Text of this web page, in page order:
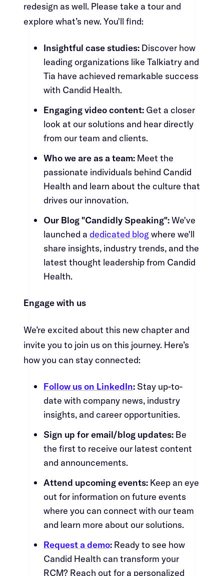
redesign as well. Please take a tour and
explore what’s new. You'll find:​​​​‌ ‍ ​‍​‍‌‍ ‌ ​‍‌‍‍‌‌‍‌ ‌‍‍‌‌‍ ‍​‍​‍​ ‍‍​‍​‍‌ ​ ‌‍​‌‌‍ ‍‌‍‍‌‌ ‌​‌ ‍‌​‍ ‍‌‍‍‌‌‍ ​‍​‍​‍ ​​‍​‍‌‍‍​‌ ​‍‌‍‌‌‌‍‌‍​‍​‍​ ‍‍​‍​‍‌‍‍​‌ ‌​‌ ‌​‌ ​​​ ‍‍​‍ ​‍ ‌‍ ​‌‍ ‌‍​ ‌‍​‌‌‍ ​‌‍‍​‌‍ ‌ ​ ‌ ‌​​ ‍‍​ ​ ​ ​ ​ ​ ​ ​ ​‍ ‌‍‍‌‌‍ ‍‌ ‌​‌‍‌‌‌‍ ‍‌ ‌​​‍ ‌‍‌‌‌‍‌​‌‍‍‌‌ ‌​​‍ ‌‍ ‌‌‍ ‌‍‌​‌‍‌‌​ ‌‌ ​​‌ ​‍‌‍‌‌‌ ​ ‌‍‌‌‌‍ ‍‌ ‌​‌‍​‌‌ ‌​‌‍‍‌‌‍ ‌‍ ‍​ ‍ ‌‍‍‌‌‍‌​​ ‌​ ‌‍‌‍‌‍​ ‍​​ ​​​ ​‌‌‍‌‍​ ​‌‌‍​ ​‍ ‌‌‍​ ​ ‌‌‌‍​‌​ ​ ​‍ ‌​ ‌​​ ​​​ ‌‍​ ​​​‍ ‌​ ‍‌​ ‌‌‌‍​‌​ ​​​‍ ‌​ ‌‍​ ‌​​ ‌​​ ‌‌‌‍​‍​ ​‍​ ‌ ‌‍​‌​ ​‌​ ​‍​ ​‍‌‍​‌​ ‍ ‌ ‌​‌ ‍‌‌ ​​‌‍‌‌​ ‌‌‍​‍‌‍ ​‌‍ ‌‍‌ ‌‌​​‌‍ ‌ ​ ‌ ‌​​ ‍ ‌ ​​‌‍​‌‌ ‌​‌‍‍​​ ‌‌‍​ ‌‍ ‌‍ ‍‌ ‌​‌‍‌‌‌‍ ‍‌ ‌​​‍‌‌​ ‌‌‌​​‍‌‌ ‌‍‍ ‌‍‌‌‌ ‍‌​‍‌‌​ ​ ‌​‌​​‍‌‌​ ​ ‌​‌​​‍‌‌​ ​‍​ ​‍‌‍‌‌‌‍‌‍‌‍​‍‌‍‌​​ ‍‌​ ‌‍‌‍‌​​ ‍‌​ ​‍​ ​​‌‍​ ‌‍​‍​‍‌‌​ ​‍​ ​‍​‍‌‌​ ‌‌‌​‌​​‍ ‍‌‍​ ‌‍‍​‌‍‍‌‌‍ ​‌‍‌​‌ ​‍‌‍‌‌‌‍ ‍​‍‌‌​ ‌‌‌​​‍‌‌ ‌‍‍ ‌‍‌‌‌ ‍‌​‍‌‌​ ​ ‌​‌​​‍‌‌​ ​ ‌​‌​​‍‌‌​ ​‍​ ​‍‌‍‌​​ ‍​‌‍‌‍‌‍​‌‌‍‌‌​ ‌ ‌‍​‌‌‍‌‌‌‍‌​‌‍​‍‌‍‌‍​ ​ ​‍‌‌​ ​‍​ ​‍​‍‌‌​ ‌‌‌​‌​​‍ ‍‌ ‌​‌‍‌‌‌ ‍​‌ ‌​​ ‌‍​‍‌‍​‌‌ ​ ‌‍‌‌‌‌‌‌‌ ​‍‌‍ ​​ ‌‌‍‍​‌ ‌​‌ ‌​‌ ​​​‍‌‌​ ​ ‌​​‌​‍‌‌​ ​‍‌​‌‍​‍‌‌​ ​‍‌​‌‍‌‍ ​‌‍ ‌‍​ ‌‍​‌‌‍ ​‌‍‍​‌‍ ‌ ​ ‌ ‌​​‍‌‌​ ​ ‌​​‌​ ​ ​ ​ ​ ​ ​ ​ ​‍‌‍‌‍‍‌‌‍‌​​ ‌​ ‌‍‌‍‌‍​ ‍​​ ​​​ ​‌‌‍‌‍​ ​‌‌‍​ ​‍ ‌‌‍​ ​ ‌‌‌‍​‌​ ​ ​‍ ‌​ ‌​​ ​​​ ‌‍​ ​​​‍ ‌​ ‍‌​ ‌‌‌‍​‌​ ​​​‍ ‌​ ‌‍​ ‌​​ ‌​​ ‌‌‌‍​‍​ ​‍​ ‌ ‌‍​‌​ ​‌​ ​‍​ ​‍‌‍​‌​‍‌‍‌ ‌​‌ ‍‌‌ ​​‌‍‌‌​ ‌‌‍​‍‌‍ ​‌‍ ‌‍‌ ‌‌​​‌‍ ‌ ​ ‌ ‌​​‍‌‍‌ ​​‌‍​‌‌ ‌​‌‍‍​​ ‌‌‍​ ‌‍ ‌‍ ‍‌ ‌​‌‍‌‌‌‍ ‍‌ ‌​​‍‌‌​ ‌‌‌​​‍‌‌ ‌‍‍ ‌‍‌‌‌ ‍‌​‍‌‌​ ​ ‌​‌​​‍‌‌​ ​ ‌​‌​​‍‌‌​ ​‍​ ​‍‌‍‌‌‌‍‌‍‌‍​‍‌‍‌​​ ‍‌​ ‌‍‌‍‌​​ ‍‌​ ​‍​ ​​‌‍​ ‌‍​‍​‍‌‌​ ​‍​ ​‍​‍‌‌​ ‌‌‌​‌​​‍ ‍‌‍​ ‌‍‍​‌‍‍‌‌‍ ​‌‍‌​‌ ​‍‌‍‌‌‌‍ ‍​‍‌‌​ ‌‌‌​​‍‌‌ ‌‍‍ ‌‍‌‌‌ ‍‌​‍‌‌​ ​ ‌​‌​​‍‌‌​ ​ ‌​‌​​‍‌‌​ ​‍​ ​‍‌‍‌​​ ‍​‌‍‌‍‌‍​‌‌‍‌‌​ ‌ ‌‍​‌‌‍‌‌‌‍‌​‌‍​‍‌‍‌‍​ ​ ​‍‌‌​ ​‍​ ​‍​‍‌‌​ ‌‌‌​‌​​‍ ‍‌ ‌​‌‍‌‌‌ ‍​‌ ‌​​‍‌‍‌ ​​‌‍‌‌‌ ​‍‌ ​ ‌ ​​‌‍‌‌‌‍​ ‌ ‌​‌‍‍‌‌ ‌‍‌‍‌‌​ ‌‌ ​​‌ ‌‌‌‍​‍‌‍ ​‌‍‍‌‌ ​ ‌‍‍​‌‍‌‌‌‍‌​​‍​‍‌ ‌
Insightful case studies:​​​​‌ ‍ ​‍​‍‌‍ ‌ ​‍‌‍‍‌‌‍‌ ‌‍‍‌‌‍ ‍​‍​‍​ ‍‍​‍​‍‌ ​ ‌‍​‌‌‍ ‍‌‍‍‌‌ ‌​‌ ‍‌​‍ ‍‌‍‍‌‌‍ ​‍​‍​‍ ​​‍​‍‌‍‍​‌ ​‍‌‍‌‌‌‍‌‍​‍​‍​ ‍‍​‍​‍‌‍‍​‌ ‌​‌ ‌​‌ ​​​ ‍‍​‍ ​‍ ‌‍ ​‌‍ ‌‍​ ‌‍​‌‌‍ ​‌‍‍​‌‍ ‌ ​ ‌ ‌​​ ‍‍​ ​ ​ ​ ​ ​ ​ ​ ​‍ ‌‍‍‌‌‍ ‍‌ ‌​‌‍‌‌‌‍ ‍‌ ‌​​‍ ‌‍‌‌‌‍‌​‌‍‍‌‌ ‌​​‍ ‌‍ ‌‌‍ ‌‍‌​‌‍‌‌​ ‌‌ ​​‌ ​‍‌‍‌‌‌ ​ ‌‍‌‌‌‍ ‍‌ ‌​‌‍​‌‌ ‌​‌‍‍‌‌‍ ‌‍ ‍​ ‍ ‌‍‍‌‌‍‌​​ ‌​ ‌‍‌‍‌‍​ ‍​​ ​​​ ​‌‌‍‌‍​ ​‌‌‍​ ​‍ ‌‌‍​ ​ ‌‌‌‍​‌​ ​ ​‍ ‌​ ‌​​ ​​​ ‌‍​ ​​​‍ ‌​ ‍‌​ ‌‌‌‍​‌​ ​​​‍ ‌​ ‌‍​ ‌​​ ‌​​ ‌‌‌‍​‍​ ​‍​ ‌ ‌‍​‌​ ​‌​ ​‍​ ​‍‌‍​‌​ ‍ ‌ ‌​‌ ‍‌‌ ​​‌‍‌‌​ ‌‌‍​‍‌‍ ​‌‍ ‌‍‌ ‌‌​​‌‍ ‌ ​ ‌ ‌​​ ‍ ‌ ​​‌‍​‌‌ ‌​‌‍‍​​ ‌‌‍​ ‌‍ ‌‍ ‍‌ ‌​‌‍‌‌‌‍ ‍‌ ‌​​‍‌‌​ ‌‌‌​​‍‌‌ ‌‍‍ ‌‍‌‌‌ ‍‌​‍‌‌​ ​ ‌​‌​​‍‌‌​ ​ ‌​‌​​‍‌‌​ ​‍​ ​‍​ ​​‌‍​‍​ ​‍​ ‌‌​ ​‌‌‍‌​​ ​‍​ ‌​‌‍​ ​ ​‍‌‍​‍‌‍‌‌​‍‌‌​ ​‍​ ​‍​‍‌‌​ ‌‌‌​‌​​‍ ‍‌‍​ ‌‍‍​‌‍‍‌‌‍ ​‌‍‌​‌ ​‍‌‍‌‌‌‍ ‍​‍‌‌​ ‌‌‌​​‍‌‌ ‌‍‍ ‌‍‌‌‌ ‍‌​‍‌‌​ ​ ‌​‌​​‍‌‌​ ​ ‌​‌​​‍‌‌​ ​‍​ ​‍​ ​​‌‍​ ​ ​​​ ‍‌​ ​​​ ‌‌​ ​‌​ ‌‌​ ​‍​ ‌​‌‍‌​​ ‍‌​‍‌‌​ ​‍​ ​‍​‍‌‌​ ‌‌‌​‌​​‍ ‍‌ ‌​‌‍‌‌‌ ‍​‌ ‌​​ ‌‍​‍‌‍​‌‌ ​ ‌‍‌‌‌‌‌‌‌ ​‍‌‍ ​​ ‌‌‍‍​‌ ‌​‌ ‌​‌ ​​​‍‌‌​ ​ ‌​​‌​‍‌‌​ ​‍‌​‌‍​‍‌‌​ ​‍‌​‌‍‌‍ ​‌‍ ‌‍​ ‌‍​‌‌‍ ​‌‍‍​‌‍ ‌ ​ ‌ ‌​​‍‌‌​ ​ ‌​​‌​ ​ ​ ​ ​ ​ ​ ​ ​‍‌‍‌‍‍‌‌‍‌​​ ‌​ ‌‍‌‍‌‍​ ‍​​ ​​​ ​‌‌‍‌‍​ ​‌‌‍​ ​‍ ‌‌‍​ ​ ‌‌‌‍​‌​ ​ ​‍ ‌​ ‌​​ ​​​ ‌‍​ ​​​‍ ‌​ ‍‌​ ‌‌‌‍​‌​ ​​​‍ ‌​ ‌‍​ ‌​​ ‌​​ ‌‌‌‍​‍​ ​‍​ ‌ ‌‍​‌​ ​‌​ ​‍​ ​‍‌‍​‌​‍‌‍‌ ‌​‌ ‍‌‌ ​​‌‍‌‌​ ‌‌‍​‍‌‍ ​‌‍ ‌‍‌ ‌‌​​‌‍ ‌ ​ ‌ ‌​​‍‌‍‌ ​​‌‍​‌‌ ‌​‌‍‍​​ ‌‌‍​ ‌‍ ‌‍ ‍‌ ‌​‌‍‌‌‌‍ ‍‌ ‌​​‍‌‌​ ‌‌‌​​‍‌‌ ‌‍‍ ‌‍‌‌‌ ‍‌​‍‌‌​ ​ ‌​‌​​‍‌‌​ ​ ‌​‌​​‍‌‌​ ​‍​ ​‍​ ​​‌‍​‍​ ​‍​ ‌‌​ ​‌‌‍‌​​ ​‍​ ‌​‌‍​ ​ ​‍‌‍​‍‌‍‌‌​‍‌‌​ ​‍​ ​‍​‍‌‌​ ‌‌‌​‌​​‍ ‍‌‍​ ‌‍‍​‌‍‍‌‌‍ ​‌‍‌​‌ ​‍‌‍‌‌‌‍ ‍​‍‌‌​ ‌‌‌​​‍‌‌ ‌‍‍ ‌‍‌‌‌ ‍‌​‍‌‌​ ​ ‌​‌​​‍‌‌​ ​ ‌​‌​​‍‌‌​ ​‍​ ​‍​ ​​‌‍​ ​ ​​​ ‍‌​ ​​​ ‌‌​ ​‌​ ‌‌​ ​‍​ ‌​‌‍‌​​ ‍‌​‍‌‌​ ​‍​ ​‍​‍‌‌​ ‌‌‌​‌​​‍ ‍‌ ‌​‌‍‌‌‌ ‍​‌ ‌​​‍‌‍‌ ​​‌‍‌‌‌ ​‍‌ ​ ‌ ​​‌‍‌‌‌‍​ ‌ ‌​‌‍‍‌‌ ‌‍‌‍‌‌​ ‌‌ ​​‌ ‌‌‌‍​‍‌‍ ​‌‍‍‌‌ ​ ‌‍‍​‌‍‌‌‌‍‌​​‍​‍‌ ‌Discover how
leading organizations like Talkiatry and
Tia have achieved remarkable success
with Candid Health.​​​​‌ ‍ ​‍​‍‌‍ ‌ ​‍‌‍‍‌‌‍‌ ‌‍‍‌‌‍ ‍​‍​‍​ ‍‍​‍​‍‌ ​ ‌‍​‌‌‍ ‍‌‍‍‌‌ ‌​‌ ‍‌​‍ ‍‌‍‍‌‌‍ ​‍​‍​‍ ​​‍​‍‌‍‍​‌ ​‍‌‍‌‌‌‍‌‍​‍​‍​ ‍‍​‍​‍‌‍‍​‌ ‌​‌ ‌​‌ ​​​ ‍‍​‍ ​‍ ‌‍ ​‌‍ ‌‍​ ‌‍​‌‌‍ ​‌‍‍​‌‍ ‌ ​ ‌ ‌​​ ‍‍​ ​ ​ ​ ​ ​ ​ ​ ​‍ ‌‍‍‌‌‍ ‍‌ ‌​‌‍‌‌‌‍ ‍‌ ‌​​‍ ‌‍‌‌‌‍‌​‌‍‍‌‌ ‌​​‍ ‌‍ ‌‌‍ ‌‍‌​‌‍‌‌​ ‌‌ ​​‌ ​‍‌‍‌‌‌ ​ ‌‍‌‌‌‍ ‍‌ ‌​‌‍​‌‌ ‌​‌‍‍‌‌‍ ‌‍ ‍​ ‍ ‌‍‍‌‌‍‌​​ ‌​ ‌‍‌‍‌‍​ ‍​​ ​​​ ​‌‌‍‌‍​ ​‌‌‍​ ​‍ ‌‌‍​ ​ ‌‌‌‍​‌​ ​ ​‍ ‌​ ‌​​ ​​​ ‌‍​ ​​​‍ ‌​ ‍‌​ ‌‌‌‍​‌​ ​​​‍ ‌​ ‌‍​ ‌​​ ‌​​ ‌‌‌‍​‍​ ​‍​ ‌ ‌‍​‌​ ​‌​ ​‍​ ​‍‌‍​‌​ ‍ ‌ ‌​‌ ‍‌‌ ​​‌‍‌‌​ ‌‌‍​‍‌‍ ​‌‍ ‌‍‌ ‌‌​​‌‍ ‌ ​ ‌ ‌​​ ‍ ‌ ​​‌‍​‌‌ ‌​‌‍‍​​ ‌‌‍​ ‌‍ ‌‍ ‍‌ ‌​‌‍‌‌‌‍ ‍‌ ‌​​‍‌‌​ ‌‌‌​​‍‌‌ ‌‍‍ ‌‍‌‌‌ ‍‌​‍‌‌​ ​ ‌​‌​​‍‌‌​ ​ ‌​‌​​‍‌‌​ ​‍​ ​‍​ ​​‌‍​‍​ ​‍​ ‌‌​ ​‌‌‍‌​​ ​‍​ ‌​‌‍​ ​ ​‍‌‍​‍‌‍‌‌​‍‌‌​ ​‍​ ​‍​‍‌‌​ ‌‌‌​‌​​‍ ‍‌‍​ ‌‍‍​‌‍‍‌‌‍ ​‌‍‌​‌ ​‍‌‍‌‌‌‍ ‍​‍‌‌​ ‌‌‌​​‍‌‌ ‌‍‍ ‌‍‌‌‌ ‍‌​‍‌‌​ ​ ‌​‌​​‍‌‌​ ​ ‌​‌​​‍‌‌​ ​‍​ ​‍‌‍​‌‌‍‌‌​ ‍‌​ ‍‌​ ‌​‌‍‌‌​ ​‍‌‍​‌‌‍‌‍​ ‍‌​ ‌‌​ ‌‍​‍‌‌​ ​‍​ ​‍​‍‌‌​ ‌‌‌​‌​​‍ ‍‌ ‌​‌‍‌‌‌ ‍​‌ ‌​​ ‌‍​‍‌‍​‌‌ ​ ‌‍‌‌‌‌‌‌‌ ​‍‌‍ ​​ ‌‌‍‍​‌ ‌​‌ ‌​‌ ​​​‍‌‌​ ​ ‌​​‌​‍‌‌​ ​‍‌​‌‍​‍‌‌​ ​‍‌​‌‍‌‍ ​‌‍ ‌‍​ ‌‍​‌‌‍ ​‌‍‍​‌‍ ‌ ​ ‌ ‌​​‍‌‌​ ​ ‌​​‌​ ​ ​ ​ ​ ​ ​ ​ ​‍‌‍‌‍‍‌‌‍‌​​ ‌​ ‌‍‌‍‌‍​ ‍​​ ​​​ ​‌‌‍‌‍​ ​‌‌‍​ ​‍ ‌‌‍​ ​ ‌‌‌‍​‌​ ​ ​‍ ‌​ ‌​​ ​​​ ‌‍​ ​​​‍ ‌​ ‍‌​ ‌‌‌‍​‌​ ​​​‍ ‌​ ‌‍​ ‌​​ ‌​​ ‌‌‌‍​‍​ ​‍​ ‌ ‌‍​‌​ ​‌​ ​‍​ ​‍‌‍​‌​‍‌‍‌ ‌​‌ ‍‌‌ ​​‌‍‌‌​ ‌‌‍​‍‌‍ ​‌‍ ‌‍‌ ‌‌​​‌‍ ‌ ​ ‌ ‌​​‍‌‍‌ ​​‌‍​‌‌ ‌​‌‍‍​​ ‌‌‍​ ‌‍ ‌‍ ‍‌ ‌​‌‍‌‌‌‍ ‍‌ ‌​​‍‌‌​ ‌‌‌​​‍‌‌ ‌‍‍ ‌‍‌‌‌ ‍‌​‍‌‌​ ​ ‌​‌​​‍‌‌​ ​ ‌​‌​​‍‌‌​ ​‍​ ​‍​ ​​‌‍​‍​ ​‍​ ‌‌​ ​‌‌‍‌​​ ​‍​ ‌​‌‍​ ​ ​‍‌‍​‍‌‍‌‌​‍‌‌​ ​‍​ ​‍​‍‌‌​ ‌‌‌​‌​​‍ ‍‌‍​ ‌‍‍​‌‍‍‌‌‍ ​‌‍‌​‌ ​‍‌‍‌‌‌‍ ‍​‍‌‌​ ‌‌‌​​‍‌‌ ‌‍‍ ‌‍‌‌‌ ‍‌​‍‌‌​ ​ ‌​‌​​‍‌‌​ ​ ‌​‌​​‍‌‌​ ​‍​ ​‍‌‍​‌‌‍‌‌​ ‍‌​ ‍‌​ ‌​‌‍‌‌​ ​‍‌‍​‌‌‍‌‍​ ‍‌​ ‌‌​ ‌‍​‍‌‌​ ​‍​ ​‍​‍‌‌​ ‌‌‌​‌​​‍ ‍‌ ‌​‌‍‌‌‌ ‍​‌ ‌​​‍‌‍‌ ​​‌‍‌‌‌ ​‍‌ ​ ‌ ​​‌‍‌‌‌‍​ ‌ ‌​‌‍‍‌‌ ‌‍‌‍‌‌​ ‌‌ ​​‌ ‌‌‌‍​‍‌‍ ​‌‍‍‌‌ ​ ‌‍‍​‌‍‌‌‌‍‌​​‍​‍‌ ‌
Engaging video content:​​​​‌ ‍ ​‍​‍‌‍ ‌ ​‍‌‍‍‌‌‍‌ ‌‍‍‌‌‍ ‍​‍​‍​ ‍‍​‍​‍‌ ​ ‌‍​‌‌‍ ‍‌‍‍‌‌ ‌​‌ ‍‌​‍ ‍‌‍‍‌‌‍ ​‍​‍​‍ ​​‍​‍‌‍‍​‌ ​‍‌‍‌‌‌‍‌‍​‍​‍​ ‍‍​‍​‍‌‍‍​‌ ‌​‌ ‌​‌ ​​​ ‍‍​‍ ​‍ ‌‍ ​‌‍ ‌‍​ ‌‍​‌‌‍ ​‌‍‍​‌‍ ‌ ​ ‌ ‌​​ ‍‍​ ​ ​ ​ ​ ​ ​ ​ ​‍ ‌‍‍‌‌‍ ‍‌ ‌​‌‍‌‌‌‍ ‍‌ ‌​​‍ ‌‍‌‌‌‍‌​‌‍‍‌‌ ‌​​‍ ‌‍ ‌‌‍ ‌‍‌​‌‍‌‌​ ‌‌ ​​‌ ​‍‌‍‌‌‌ ​ ‌‍‌‌‌‍ ‍‌ ‌​‌‍​‌‌ ‌​‌‍‍‌‌‍ ‌‍ ‍​ ‍ ‌‍‍‌‌‍‌​​ ‌​ ‌‍‌‍‌‍​ ‍​​ ​​​ ​‌‌‍‌‍​ ​‌‌‍​ ​‍ ‌‌‍​ ​ ‌‌‌‍​‌​ ​ ​‍ ‌​ ‌​​ ​​​ ‌‍​ ​​​‍ ‌​ ‍‌​ ‌‌‌‍​‌​ ​​​‍ ‌​ ‌‍​ ‌​​ ‌​​ ‌‌‌‍​‍​ ​‍​ ‌ ‌‍​‌​ ​‌​ ​‍​ ​‍‌‍​‌​ ‍ ‌ ‌​‌ ‍‌‌ ​​‌‍‌‌​ ‌‌‍​‍‌‍ ​‌‍ ‌‍‌ ‌‌​​‌‍ ‌ ​ ‌ ‌​​ ‍ ‌ ​​‌‍​‌‌ ‌​‌‍‍​​ ‌‌‍​ ‌‍ ‌‍ ‍‌ ‌​‌‍‌‌‌‍ ‍‌ ‌​​‍‌‌​ ‌‌‌​​‍‌‌ ‌‍‍ ‌‍‌‌‌ ‍‌​‍‌‌​ ​ ‌​‌​​‍‌‌​ ​ ‌​‌​​‍‌‌​ ​‍​ ​‍​ ​ ​ ‌‍​ ​‌​ ‌‌​ ‌‍​ ‌‌​ ‌ ​ ‌ ​ ‌ ​ ‌​​ ​‍‌‍​ ​‍‌‌​ ​‍​ ​‍​‍‌‌​ ‌‌‌​‌​​‍ ‍‌‍​ ‌‍‍​‌‍‍‌‌‍ ​‌‍‌​‌ ​‍‌‍‌‌‌‍ ‍​‍‌‌​ ‌‌‌​​‍‌‌ ‌‍‍ ‌‍‌‌‌ ‍‌​‍‌‌​ ​ ‌​‌​​‍‌‌​ ​ ‌​‌​​‍‌‌​ ​‍​ ​‍​ ​‌​ ‌ ​ ‌‌​ ​​​ ​ ​ ‌ ​ ‌​‌‍​ ‌‍‌‍​ ​ ​ ‌‍‌‍​ ​‍‌‌​ ​‍​ ​‍​‍‌‌​ ‌‌‌​‌​​‍ ‍‌ ‌​‌‍‌‌‌ ‍​‌ ‌​​ ‌‍​‍‌‍​‌‌ ​ ‌‍‌‌‌‌‌‌‌ ​‍‌‍ ​​ ‌‌‍‍​‌ ‌​‌ ‌​‌ ​​​‍‌‌​ ​ ‌​​‌​‍‌‌​ ​‍‌​‌‍​‍‌‌​ ​‍‌​‌‍‌‍ ​‌‍ ‌‍​ ‌‍​‌‌‍ ​‌‍‍​‌‍ ‌ ​ ‌ ‌​​‍‌‌​ ​ ‌​​‌​ ​ ​ ​ ​ ​ ​ ​ ​‍‌‍‌‍‍‌‌‍‌​​ ‌​ ‌‍‌‍‌‍​ ‍​​ ​​​ ​‌‌‍‌‍​ ​‌‌‍​ ​‍ ‌‌‍​ ​ ‌‌‌‍​‌​ ​ ​‍ ‌​ ‌​​ ​​​ ‌‍​ ​​​‍ ‌​ ‍‌​ ‌‌‌‍​‌​ ​​​‍ ‌​ ‌‍​ ‌​​ ‌​​ ‌‌‌‍​‍​ ​‍​ ‌ ‌‍​‌​ ​‌​ ​‍​ ​‍‌‍​‌​‍‌‍‌ ‌​‌ ‍‌‌ ​​‌‍‌‌​ ‌‌‍​‍‌‍ ​‌‍ ‌‍‌ ‌‌​​‌‍ ‌ ​ ‌ ‌​​‍‌‍‌ ​​‌‍​‌‌ ‌​‌‍‍​​ ‌‌‍​ ‌‍ ‌‍ ‍‌ ‌​‌‍‌‌‌‍ ‍‌ ‌​​‍‌‌​ ‌‌‌​​‍‌‌ ‌‍‍ ‌‍‌‌‌ ‍‌​‍‌‌​ ​ ‌​‌​​‍‌‌​ ​ ‌​‌​​‍‌‌​ ​‍​ ​‍​ ​ ​ ‌‍​ ​‌​ ‌‌​ ‌‍​ ‌‌​ ‌ ​ ‌ ​ ‌ ​ ‌​​ ​‍‌‍​ ​‍‌‌​ ​‍​ ​‍​‍‌‌​ ‌‌‌​‌​​‍ ‍‌‍​ ‌‍‍​‌‍‍‌‌‍ ​‌‍‌​‌ ​‍‌‍‌‌‌‍ ‍​‍‌‌​ ‌‌‌​​‍‌‌ ‌‍‍ ‌‍‌‌‌ ‍‌​‍‌‌​ ​ ‌​‌​​‍‌‌​ ​ ‌​‌​​‍‌‌​ ​‍​ ​‍​ ​‌​ ‌ ​ ‌‌​ ​​​ ​ ​ ‌ ​ ‌​‌‍​ ‌‍‌‍​ ​ ​ ‌‍‌‍​ ​‍‌‌​ ​‍​ ​‍​‍‌‌​ ‌‌‌​‌​​‍ ‍‌ ‌​‌‍‌‌‌ ‍​‌ ‌​​‍‌‍‌ ​​‌‍‌‌‌ ​‍‌ ​ ‌ ​​‌‍‌‌‌‍​ ‌ ‌​‌‍‍‌‌ ‌‍‌‍‌‌​ ‌‌ ​​‌ ‌‌‌‍​‍‌‍ ​‌‍‍‌‌ ​ ‌‍‍​‌‍‌‌‌‍‌​​‍​‍‌ ‌Get a closer
look at our solutions and hear directly
from our team and clients.​​​​‌ ‍ ​‍​‍‌‍ ‌ ​‍‌‍‍‌‌‍‌ ‌‍‍‌‌‍ ‍​‍​‍​ ‍‍​‍​‍‌ ​ ‌‍​‌‌‍ ‍‌‍‍‌‌ ‌​‌ ‍‌​‍ ‍‌‍‍‌‌‍ ​‍​‍​‍ ​​‍​‍‌‍‍​‌ ​‍‌‍‌‌‌‍‌‍​‍​‍​ ‍‍​‍​‍‌‍‍​‌ ‌​‌ ‌​‌ ​​​ ‍‍​‍ ​‍ ‌‍ ​‌‍ ‌‍​ ‌‍​‌‌‍ ​‌‍‍​‌‍ ‌ ​ ‌ ‌​​ ‍‍​ ​ ​ ​ ​ ​ ​ ​ ​‍ ‌‍‍‌‌‍ ‍‌ ‌​‌‍‌‌‌‍ ‍‌ ‌​​‍ ‌‍‌‌‌‍‌​‌‍‍‌‌ ‌​​‍ ‌‍ ‌‌‍ ‌‍‌​‌‍‌‌​ ‌‌ ​​‌ ​‍‌‍‌‌‌ ​ ‌‍‌‌‌‍ ‍‌ ‌​‌‍​‌‌ ‌​‌‍‍‌‌‍ ‌‍ ‍​ ‍ ‌‍‍‌‌‍‌​​ ‌​ ‌‍‌‍‌‍​ ‍​​ ​​​ ​‌‌‍‌‍​ ​‌‌‍​ ​‍ ‌‌‍​ ​ ‌‌‌‍​‌​ ​ ​‍ ‌​ ‌​​ ​​​ ‌‍​ ​​​‍ ‌​ ‍‌​ ‌‌‌‍​‌​ ​​​‍ ‌​ ‌‍​ ‌​​ ‌​​ ‌‌‌‍​‍​ ​‍​ ‌ ‌‍​‌​ ​‌​ ​‍​ ​‍‌‍​‌​ ‍ ‌ ‌​‌ ‍‌‌ ​​‌‍‌‌​ ‌‌‍​‍‌‍ ​‌‍ ‌‍‌ ‌‌​​‌‍ ‌ ​ ‌ ‌​​ ‍ ‌ ​​‌‍​‌‌ ‌​‌‍‍​​ ‌‌‍​ ‌‍ ‌‍ ‍‌ ‌​‌‍‌‌‌‍ ‍‌ ‌​​‍‌‌​ ‌‌‌​​‍‌‌ ‌‍‍ ‌‍‌‌‌ ‍‌​‍‌‌​ ​ ‌​‌​​‍‌‌​ ​ ‌​‌​​‍‌‌​ ​‍​ ​‍​ ​ ​ ‌‍​ ​‌​ ‌‌​ ‌‍​ ‌‌​ ‌ ​ ‌ ​ ‌ ​ ‌​​ ​‍‌‍​ ​‍‌‌​ ​‍​ ​‍​‍‌‌​ ‌‌‌​‌​​‍ ‍‌‍​ ‌‍‍​‌‍‍‌‌‍ ​‌‍‌​‌ ​‍‌‍‌‌‌‍ ‍​‍‌‌​ ‌‌‌​​‍‌‌ ‌‍‍ ‌‍‌‌‌ ‍‌​‍‌‌​ ​ ‌​‌​​‍‌‌​ ​ ‌​‌​​‍‌‌​ ​‍​ ​‍‌‍‌‍​ ​‍​ ​ ‌‍​‍‌‍‌​​ ‌ ‌‍​ ‌‍‌​​ ‌ ‌‍​‍​ ​‌​ ​‍​‍‌‌​ ​‍​ ​‍​‍‌‌​ ‌‌‌​‌​​‍ ‍‌ ‌​‌‍‌‌‌ ‍​‌ ‌​​ ‌‍​‍‌‍​‌‌ ​ ‌‍‌‌‌‌‌‌‌ ​‍‌‍ ​​ ‌‌‍‍​‌ ‌​‌ ‌​‌ ​​​‍‌‌​ ​ ‌​​‌​‍‌‌​ ​‍‌​‌‍​‍‌‌​ ​‍‌​‌‍‌‍ ​‌‍ ‌‍​ ‌‍​‌‌‍ ​‌‍‍​‌‍ ‌ ​ ‌ ‌​​‍‌‌​ ​ ‌​​‌​ ​ ​ ​ ​ ​ ​ ​ ​‍‌‍‌‍‍‌‌‍‌​​ ‌​ ‌‍‌‍‌‍​ ‍​​ ​​​ ​‌‌‍‌‍​ ​‌‌‍​ ​‍ ‌‌‍​ ​ ‌‌‌‍​‌​ ​ ​‍ ‌​ ‌​​ ​​​ ‌‍​ ​​​‍ ‌​ ‍‌​ ‌‌‌‍​‌​ ​​​‍ ‌​ ‌‍​ ‌​​ ‌​​ ‌‌‌‍​‍​ ​‍​ ‌ ‌‍​‌​ ​‌​ ​‍​ ​‍‌‍​‌​‍‌‍‌ ‌​‌ ‍‌‌ ​​‌‍‌‌​ ‌‌‍​‍‌‍ ​‌‍ ‌‍‌ ‌‌​​‌‍ ‌ ​ ‌ ‌​​‍‌‍‌ ​​‌‍​‌‌ ‌​‌‍‍​​ ‌‌‍​ ‌‍ ‌‍ ‍‌ ‌​‌‍‌‌‌‍ ‍‌ ‌​​‍‌‌​ ‌‌‌​​‍‌‌ ‌‍‍ ‌‍‌‌‌ ‍‌​‍‌‌​ ​ ‌​‌​​‍‌‌​ ​ ‌​‌​​‍‌‌​ ​‍​ ​‍​ ​ ​ ‌‍​ ​‌​ ‌‌​ ‌‍​ ‌‌​ ‌ ​ ‌ ​ ‌ ​ ‌​​ ​‍‌‍​ ​‍‌‌​ ​‍​ ​‍​‍‌‌​ ‌‌‌​‌​​‍ ‍‌‍​ ‌‍‍​‌‍‍‌‌‍ ​‌‍‌​‌ ​‍‌‍‌‌‌‍ ‍​‍‌‌​ ‌‌‌​​‍‌‌ ‌‍‍ ‌‍‌‌‌ ‍‌​‍‌‌​ ​ ‌​‌​​‍‌‌​ ​ ‌​‌​​‍‌‌​ ​‍​ ​‍‌‍‌‍​ ​‍​ ​ ‌‍​‍‌‍‌​​ ‌ ‌‍​ ‌‍‌​​ ‌ ‌‍​‍​ ​‌​ ​‍​‍‌‌​ ​‍​ ​‍​‍‌‌​ ‌‌‌​‌​​‍ ‍‌ ‌​‌‍‌‌‌ ‍​‌ ‌​​‍‌‍‌ ​​‌‍‌‌‌ ​‍‌ ​ ‌ ​​‌‍‌‌‌‍​ ‌ ‌​‌‍‍‌‌ ‌‍‌‍‌‌​ ‌‌ ​​‌ ‌‌‌‍​‍‌‍ ​‌‍‍‌‌ ​ ‌‍‍​‌‍‌‌‌‍‌​​‍​‍‌ ‌
Who we are as a team:​​​​‌ ‍ ​‍​‍‌‍ ‌ ​‍‌‍‍‌‌‍‌ ‌‍‍‌‌‍ ‍​‍​‍​ ‍‍​‍​‍‌ ​ ‌‍​‌‌‍ ‍‌‍‍‌‌ ‌​‌ ‍‌​‍ ‍‌‍‍‌‌‍ ​‍​‍​‍ ​​‍​‍‌‍‍​‌ ​‍‌‍‌‌‌‍‌‍​‍​‍​ ‍‍​‍​‍‌‍‍​‌ ‌​‌ ‌​‌ ​​​ ‍‍​‍ ​‍ ‌‍ ​‌‍ ‌‍​ ‌‍​‌‌‍ ​‌‍‍​‌‍ ‌ ​ ‌ ‌​​ ‍‍​ ​ ​ ​ ​ ​ ​ ​ ​‍ ‌‍‍‌‌‍ ‍‌ ‌​‌‍‌‌‌‍ ‍‌ ‌​​‍ ‌‍‌‌‌‍‌​‌‍‍‌‌ ‌​​‍ ‌‍ ‌‌‍ ‌‍‌​‌‍‌‌​ ‌‌ ​​‌ ​‍‌‍‌‌‌ ​ ‌‍‌‌‌‍ ‍‌ ‌​‌‍​‌‌ ‌​‌‍‍‌‌‍ ‌‍ ‍​ ‍ ‌‍‍‌‌‍‌​​ ‌​ ‌‍‌‍‌‍​ ‍​​ ​​​ ​‌‌‍‌‍​ ​‌‌‍​ ​‍ ‌‌‍​ ​ ‌‌‌‍​‌​ ​ ​‍ ‌​ ‌​​ ​​​ ‌‍​ ​​​‍ ‌​ ‍‌​ ‌‌‌‍​‌​ ​​​‍ ‌​ ‌‍​ ‌​​ ‌​​ ‌‌‌‍​‍​ ​‍​ ‌ ‌‍​‌​ ​‌​ ​‍​ ​‍‌‍​‌​ ‍ ‌ ‌​‌ ‍‌‌ ​​‌‍‌‌​ ‌‌‍​‍‌‍ ​‌‍ ‌‍‌ ‌‌​​‌‍ ‌ ​ ‌ ‌​​ ‍ ‌ ​​‌‍​‌‌ ‌​‌‍‍​​ ‌‌‍​ ‌‍ ‌‍ ‍‌ ‌​‌‍‌‌‌‍ ‍‌ ‌​​‍‌‌​ ‌‌‌​​‍‌‌ ‌‍‍ ‌‍‌‌‌ ‍‌​‍‌‌​ ​ ‌​‌​​‍‌‌​ ​ ‌​‌​​‍‌‌​ ​‍​ ​‍​ ​​​ ‍​​ ‌ ​ ‌‍​ ​​​ ​ ‌‍​‍​ ​‍​ ‍‌‌‍​‌​ ​‍‌‍​‍​‍‌‌​ ​‍​ ​‍​‍‌‌​ ‌‌‌​‌​​‍ ‍‌‍​ ‌‍‍​‌‍‍‌‌‍ ​‌‍‌​‌ ​‍‌‍‌‌‌‍ ‍​‍‌‌​ ‌‌‌​​‍‌‌ ‌‍‍ ‌‍‌‌‌ ‍‌​‍‌‌​ ​ ‌​‌​​‍‌‌​ ​ ‌​‌​​‍‌‌​ ​‍​ ​‍‌‍‌‌​ ​‍‌‍‌‍‌‍‌​​ ‍‌‌‍‌‍​ ‌‌‌‍​‌​ ​‍‌‍​‍‌‍‌​​ ‌​​‍‌‌​ ​‍​ ​‍​‍‌‌​ ‌‌‌​‌​​‍ ‍‌ ‌​‌‍‌‌‌ ‍​‌ ‌​​ ‌‍​‍‌‍​‌‌ ​ ‌‍‌‌‌‌‌‌‌ ​‍‌‍ ​​ ‌‌‍‍​‌ ‌​‌ ‌​‌ ​​​‍‌‌​ ​ ‌​​‌​‍‌‌​ ​‍‌​‌‍​‍‌‌​ ​‍‌​‌‍‌‍ ​‌‍ ‌‍​ ‌‍​‌‌‍ ​‌‍‍​‌‍ ‌ ​ ‌ ‌​​‍‌‌​ ​ ‌​​‌​ ​ ​ ​ ​ ​ ​ ​ ​‍‌‍‌‍‍‌‌‍‌​​ ‌​ ‌‍‌‍‌‍​ ‍​​ ​​​ ​‌‌‍‌‍​ ​‌‌‍​ ​‍ ‌‌‍​ ​ ‌‌‌‍​‌​ ​ ​‍ ‌​ ‌​​ ​​​ ‌‍​ ​​​‍ ‌​ ‍‌​ ‌‌‌‍​‌​ ​​​‍ ‌​ ‌‍​ ‌​​ ‌​​ ‌‌‌‍​‍​ ​‍​ ‌ ‌‍​‌​ ​‌​ ​‍​ ​‍‌‍​‌​‍‌‍‌ ‌​‌ ‍‌‌ ​​‌‍‌‌​ ‌‌‍​‍‌‍ ​‌‍ ‌‍‌ ‌‌​​‌‍ ‌ ​ ‌ ‌​​‍‌‍‌ ​​‌‍​‌‌ ‌​‌‍‍​​ ‌‌‍​ ‌‍ ‌‍ ‍‌ ‌​‌‍‌‌‌‍ ‍‌ ‌​​‍‌‌​ ‌‌‌​​‍‌‌ ‌‍‍ ‌‍‌‌‌ ‍‌​‍‌‌​ ​ ‌​‌​​‍‌‌​ ​ ‌​‌​​‍‌‌​ ​‍​ ​‍​ ​​​ ‍​​ ‌ ​ ‌‍​ ​​​ ​ ‌‍​‍​ ​‍​ ‍‌‌‍​‌​ ​‍‌‍​‍​‍‌‌​ ​‍​ ​‍​‍‌‌​ ‌‌‌​‌​​‍ ‍‌‍​ ‌‍‍​‌‍‍‌‌‍ ​‌‍‌​‌ ​‍‌‍‌‌‌‍ ‍​‍‌‌​ ‌‌‌​​‍‌‌ ‌‍‍ ‌‍‌‌‌ ‍‌​‍‌‌​ ​ ‌​‌​​‍‌‌​ ​ ‌​‌​​‍‌‌​ ​‍​ ​‍‌‍‌‌​ ​‍‌‍‌‍‌‍‌​​ ‍‌‌‍‌‍​ ‌‌‌‍​‌​ ​‍‌‍​‍‌‍‌​​ ‌​​‍‌‌​ ​‍​ ​‍​‍‌‌​ ‌‌‌​‌​​‍ ‍‌ ‌​‌‍‌‌‌ ‍​‌ ‌​​‍‌‍‌ ​​‌‍‌‌‌ ​‍‌ ​ ‌ ​​‌‍‌‌‌‍​ ‌ ‌​‌‍‍‌‌ ‌‍‌‍‌‌​ ‌‌ ​​‌ ‌‌‌‍​‍‌‍ ​‌‍‍‌‌ ​ ‌‍‍​‌‍‌‌‌‍‌​​‍​‍‌ ‌Meet the
passionate individuals behind Candid
Health and learn about the culture that
drives our innovation.​​​​‌ ‍ ​‍​‍‌‍ ‌ ​‍‌‍‍‌‌‍‌ ‌‍‍‌‌‍ ‍​‍​‍​ ‍‍​‍​‍‌ ​ ‌‍​‌‌‍ ‍‌‍‍‌‌ ‌​‌ ‍‌​‍ ‍‌‍‍‌‌‍ ​‍​‍​‍ ​​‍​‍‌‍‍​‌ ​‍‌‍‌‌‌‍‌‍​‍​‍​ ‍‍​‍​‍‌‍‍​‌ ‌​‌ ‌​‌ ​​​ ‍‍​‍ ​‍ ‌‍ ​‌‍ ‌‍​ ‌‍​‌‌‍ ​‌‍‍​‌‍ ‌ ​ ‌ ‌​​ ‍‍​ ​ ​ ​ ​ ​ ​ ​ ​‍ ‌‍‍‌‌‍ ‍‌ ‌​‌‍‌‌‌‍ ‍‌ ‌​​‍ ‌‍‌‌‌‍‌​‌‍‍‌‌ ‌​​‍ ‌‍ ‌‌‍ ‌‍‌​‌‍‌‌​ ‌‌ ​​‌ ​‍‌‍‌‌‌ ​ ‌‍‌‌‌‍ ‍‌ ‌​‌‍​‌‌ ‌​‌‍‍‌‌‍ ‌‍ ‍​ ‍ ‌‍‍‌‌‍‌​​ ‌​ ‌‍‌‍‌‍​ ‍​​ ​​​ ​‌‌‍‌‍​ ​‌‌‍​ ​‍ ‌‌‍​ ​ ‌‌‌‍​‌​ ​ ​‍ ‌​ ‌​​ ​​​ ‌‍​ ​​​‍ ‌​ ‍‌​ ‌‌‌‍​‌​ ​​​‍ ‌​ ‌‍​ ‌​​ ‌​​ ‌‌‌‍​‍​ ​‍​ ‌ ‌‍​‌​ ​‌​ ​‍​ ​‍‌‍​‌​ ‍ ‌ ‌​‌ ‍‌‌ ​​‌‍‌‌​ ‌‌‍​‍‌‍ ​‌‍ ‌‍‌ ‌‌​​‌‍ ‌ ​ ‌ ‌​​ ‍ ‌ ​​‌‍​‌‌ ‌​‌‍‍​​ ‌‌‍​ ‌‍ ‌‍ ‍‌ ‌​‌‍‌‌‌‍ ‍‌ ‌​​‍‌‌​ ‌‌‌​​‍‌‌ ‌‍‍ ‌‍‌‌‌ ‍‌​‍‌‌​ ​ ‌​‌​​‍‌‌​ ​ ‌​‌​​‍‌‌​ ​‍​ ​‍​ ​​​ ‍​​ ‌ ​ ‌‍​ ​​​ ​ ‌‍​‍​ ​‍​ ‍‌‌‍​‌​ ​‍‌‍​‍​‍‌‌​ ​‍​ ​‍​‍‌‌​ ‌‌‌​‌​​‍ ‍‌‍​ ‌‍‍​‌‍‍‌‌‍ ​‌‍‌​‌ ​‍‌‍‌‌‌‍ ‍​‍‌‌​ ‌‌‌​​‍‌‌ ‌‍‍ ‌‍‌‌‌ ‍‌​‍‌‌​ ​ ‌​‌​​‍‌‌​ ​ ‌​‌​​‍‌‌​ ​‍​ ​‍​ ​‍​ ​​​ ‌‍​ ​‍‌‍‌‍‌‍‌‌‌‍‌‌​ ​​‌‍​‌​ ‍‌​ ‍​​ ‍​​‍‌‌​ ​‍​ ​‍​‍‌‌​ ‌‌‌​‌​​‍ ‍‌ ‌​‌‍‌‌‌ ‍​‌ ‌​​ ‌‍​‍‌‍​‌‌ ​ ‌‍‌‌‌‌‌‌‌ ​‍‌‍ ​​ ‌‌‍‍​‌ ‌​‌ ‌​‌ ​​​‍‌‌​ ​ ‌​​‌​‍‌‌​ ​‍‌​‌‍​‍‌‌​ ​‍‌​‌‍‌‍ ​‌‍ ‌‍​ ‌‍​‌‌‍ ​‌‍‍​‌‍ ‌ ​ ‌ ‌​​‍‌‌​ ​ ‌​​‌​ ​ ​ ​ ​ ​ ​ ​ ​‍‌‍‌‍‍‌‌‍‌​​ ‌​ ‌‍‌‍‌‍​ ‍​​ ​​​ ​‌‌‍‌‍​ ​‌‌‍​ ​‍ ‌‌‍​ ​ ‌‌‌‍​‌​ ​ ​‍ ‌​ ‌​​ ​​​ ‌‍​ ​​​‍ ‌​ ‍‌​ ‌‌‌‍​‌​ ​​​‍ ‌​ ‌‍​ ‌​​ ‌​​ ‌‌‌‍​‍​ ​‍​ ‌ ‌‍​‌​ ​‌​ ​‍​ ​‍‌‍​‌​‍‌‍‌ ‌​‌ ‍‌‌ ​​‌‍‌‌​ ‌‌‍​‍‌‍ ​‌‍ ‌‍‌ ‌‌​​‌‍ ‌ ​ ‌ ‌​​‍‌‍‌ ​​‌‍​‌‌ ‌​‌‍‍​​ ‌‌‍​ ‌‍ ‌‍ ‍‌ ‌​‌‍‌‌‌‍ ‍‌ ‌​​‍‌‌​ ‌‌‌​​‍‌‌ ‌‍‍ ‌‍‌‌‌ ‍‌​‍‌‌​ ​ ‌​‌​​‍‌‌​ ​ ‌​‌​​‍‌‌​ ​‍​ ​‍​ ​​​ ‍​​ ‌ ​ ‌‍​ ​​​ ​ ‌‍​‍​ ​‍​ ‍‌‌‍​‌​ ​‍‌‍​‍​‍‌‌​ ​‍​ ​‍​‍‌‌​ ‌‌‌​‌​​‍ ‍‌‍​ ‌‍‍​‌‍‍‌‌‍ ​‌‍‌​‌ ​‍‌‍‌‌‌‍ ‍​‍‌‌​ ‌‌‌​​‍‌‌ ‌‍‍ ‌‍‌‌‌ ‍‌​‍‌‌​ ​ ‌​‌​​‍‌‌​ ​ ‌​‌​​‍‌‌​ ​‍​ ​‍​ ​‍​ ​​​ ‌‍​ ​‍‌‍‌‍‌‍‌‌‌‍‌‌​ ​​‌‍​‌​ ‍‌​ ‍​​ ‍​​‍‌‌​ ​‍​ ​‍​‍‌‌​ ‌‌‌​‌​​‍ ‍‌ ‌​‌‍‌‌‌ ‍​‌ ‌​​‍‌‍‌ ​​‌‍‌‌‌ ​‍‌ ​ ‌ ​​‌‍‌‌‌‍​ ‌ ‌​‌‍‍‌‌ ‌‍‌‍‌‌​ ‌‌ ​​‌ ‌‌‌‍​‍‌‍ ​‌‍‍‌‌ ​ ‌‍‍​‌‍‌‌‌‍‌​​‍​‍‌ ‌
Our Blog "Candidly Speaking":​​​​‌ ‍ ​‍​‍‌‍ ‌ ​‍‌‍‍‌‌‍‌ ‌‍‍‌‌‍ ‍​‍​‍​ ‍‍​‍​‍‌ ​ ‌‍​‌‌‍ ‍‌‍‍‌‌ ‌​‌ ‍‌​‍ ‍‌‍‍‌‌‍ ​‍​‍​‍ ​​‍​‍‌‍‍​‌ ​‍‌‍‌‌‌‍‌‍​‍​‍​ ‍‍​‍​‍‌‍‍​‌ ‌​‌ ‌​‌ ​​​ ‍‍​‍ ​‍ ‌‍ ​‌‍ ‌‍​ ‌‍​‌‌‍ ​‌‍‍​‌‍ ‌ ​ ‌ ‌​​ ‍‍​ ​ ​ ​ ​ ​ ​ ​ ​‍ ‌‍‍‌‌‍ ‍‌ ‌​‌‍‌‌‌‍ ‍‌ ‌​​‍ ‌‍‌‌‌‍‌​‌‍‍‌‌ ‌​​‍ ‌‍ ‌‌‍ ‌‍‌​‌‍‌‌​ ‌‌ ​​‌ ​‍‌‍‌‌‌ ​ ‌‍‌‌‌‍ ‍‌ ‌​‌‍​‌‌ ‌​‌‍‍‌‌‍ ‌‍ ‍​ ‍ ‌‍‍‌‌‍‌​​ ‌​ ‌‍‌‍‌‍​ ‍​​ ​​​ ​‌‌‍‌‍​ ​‌‌‍​ ​‍ ‌‌‍​ ​ ‌‌‌‍​‌​ ​ ​‍ ‌​ ‌​​ ​​​ ‌‍​ ​​​‍ ‌​ ‍‌​ ‌‌‌‍​‌​ ​​​‍ ‌​ ‌‍​ ‌​​ ‌​​ ‌‌‌‍​‍​ ​‍​ ‌ ‌‍​‌​ ​‌​ ​‍​ ​‍‌‍​‌​ ‍ ‌ ‌​‌ ‍‌‌ ​​‌‍‌‌​ ‌‌‍​‍‌‍ ​‌‍ ‌‍‌ ‌‌​​‌‍ ‌ ​ ‌ ‌​​ ‍ ‌ ​​‌‍​‌‌ ‌​‌‍‍​​ ‌‌‍​ ‌‍ ‌‍ ‍‌ ‌​‌‍‌‌‌‍ ‍‌ ‌​​‍‌‌​ ‌‌‌​​‍‌‌ ‌‍‍ ‌‍‌‌‌ ‍‌​‍‌‌​ ​ ‌​‌​​‍‌‌​ ​ ‌​‌​​‍‌‌​ ​‍​ ​‍‌‍​‌​ ​‍​ ​​​ ‌‌​ ‌‌​ ‌‍​ ‍​​ ‍​​ ​‌​ ‌‍​ ‌ ‌‍​ ​‍‌‌​ ​‍​ ​‍​‍‌‌​ ‌‌‌​‌​​‍ ‍‌‍​ ‌‍‍​‌‍‍‌‌‍ ​‌‍‌​‌ ​‍‌‍‌‌‌‍ ‍​‍‌‌​ ‌‌‌​​‍‌‌ ‌‍‍ ‌‍‌‌‌ ‍‌​‍‌‌​ ​ ‌​‌​​‍‌‌​ ​ ‌​‌​​‍‌‌​ ​‍​ ​‍‌‍​ ​ ‌​​ ‌​​ ‌‍​ ‌ ​ ​ ​ ‍‌‌‍‌​​ ‌‌​ ‌​​ ‍‌​ ​ ​‍‌‌​ ​‍​ ​‍​‍‌‌​ ‌‌‌​‌​​‍ ‍‌ ‌​‌‍‌‌‌ ‍​‌ ‌​​ ‌‍​‍‌‍​‌‌ ​ ‌‍‌‌‌‌‌‌‌ ​‍‌‍ ​​ ‌‌‍‍​‌ ‌​‌ ‌​‌ ​​​‍‌‌​ ​ ‌​​‌​‍‌‌​ ​‍‌​‌‍​‍‌‌​ ​‍‌​‌‍‌‍ ​‌‍ ‌‍​ ‌‍​‌‌‍ ​‌‍‍​‌‍ ‌ ​ ‌ ‌​​‍‌‌​ ​ ‌​​‌​ ​ ​ ​ ​ ​ ​ ​ ​‍‌‍‌‍‍‌‌‍‌​​ ‌​ ‌‍‌‍‌‍​ ‍​​ ​​​ ​‌‌‍‌‍​ ​‌‌‍​ ​‍ ‌‌‍​ ​ ‌‌‌‍​‌​ ​ ​‍ ‌​ ‌​​ ​​​ ‌‍​ ​​​‍ ‌​ ‍‌​ ‌‌‌‍​‌​ ​​​‍ ‌​ ‌‍​ ‌​​ ‌​​ ‌‌‌‍​‍​ ​‍​ ‌ ‌‍​‌​ ​‌​ ​‍​ ​‍‌‍​‌​‍‌‍‌ ‌​‌ ‍‌‌ ​​‌‍‌‌​ ‌‌‍​‍‌‍ ​‌‍ ‌‍‌ ‌‌​​‌‍ ‌ ​ ‌ ‌​​‍‌‍‌ ​​‌‍​‌‌ ‌​‌‍‍​​ ‌‌‍​ ‌‍ ‌‍ ‍‌ ‌​‌‍‌‌‌‍ ‍‌ ‌​​‍‌‌​ ‌‌‌​​‍‌‌ ‌‍‍ ‌‍‌‌‌ ‍‌​‍‌‌​ ​ ‌​‌​​‍‌‌​ ​ ‌​‌​​‍‌‌​ ​‍​ ​‍‌‍​‌​ ​‍​ ​​​ ‌‌​ ‌‌​ ‌‍​ ‍​​ ‍​​ ​‌​ ‌‍​ ‌ ‌‍​ ​‍‌‌​ ​‍​ ​‍​‍‌‌​ ‌‌‌​‌​​‍ ‍‌‍​ ‌‍‍​‌‍‍‌‌‍ ​‌‍‌​‌ ​‍‌‍‌‌‌‍ ‍​‍‌‌​ ‌‌‌​​‍‌‌ ‌‍‍ ‌‍‌‌‌ ‍‌​‍‌‌​ ​ ‌​‌​​‍‌‌​ ​ ‌​‌​​‍‌‌​ ​‍​ ​‍‌‍​ ​ ‌​​ ‌​​ ‌‍​ ‌ ​ ​ ​ ‍‌‌‍‌​​ ‌‌​ ‌​​ ‍‌​ ​ ​‍‌‌​ ​‍​ ​‍​‍‌‌​ ‌‌‌​‌​​‍ ‍‌ ‌​‌‍‌‌‌ ‍​‌ ‌​​‍‌‍‌ ​​‌‍‌‌‌ ​‍‌ ​ ‌ ​​‌‍‌‌‌‍​ ‌ ‌​‌‍‍‌‌ ‌‍‌‍‌‌​ ‌‌ ​​‌ ‌‌‌‍​‍‌‍ ​‌‍‍‌‌ ​ ‌‍‍​‌‍‌‌‌‍‌​​‍​‍‌ ‌We've
launched a ​​​​‌ ‍ ​‍​‍‌‍ ‌ ​‍‌‍‍‌‌‍‌ ‌‍‍‌‌‍ ‍​‍​‍​ ‍‍​‍​‍‌ ​ ‌‍​‌‌‍ ‍‌‍‍‌‌ ‌​‌ ‍‌​‍ ‍‌‍‍‌‌‍ ​‍​‍​‍ ​​‍​‍‌‍‍​‌ ​‍‌‍‌‌‌‍‌‍​‍​‍​ ‍‍​‍​‍‌‍‍​‌ ‌​‌ ‌​‌ ​​​ ‍‍​‍ ​‍ ‌‍ ​‌‍ ‌‍​ ‌‍​‌‌‍ ​‌‍‍​‌‍ ‌ ​ ‌ ‌​​ ‍‍​ ​ ​ ​ ​ ​ ​ ​ ​‍ ‌‍‍‌‌‍ ‍‌ ‌​‌‍‌‌‌‍ ‍‌ ‌​​‍ ‌‍‌‌‌‍‌​‌‍‍‌‌ ‌​​‍ ‌‍ ‌‌‍ ‌‍‌​‌‍‌‌​ ‌‌ ​​‌ ​‍‌‍‌‌‌ ​ ‌‍‌‌‌‍ ‍‌ ‌​‌‍​‌‌ ‌​‌‍‍‌‌‍ ‌‍ ‍​ ‍ ‌‍‍‌‌‍‌​​ ‌​ ‌‍‌‍‌‍​ ‍​​ ​​​ ​‌‌‍‌‍​ ​‌‌‍​ ​‍ ‌‌‍​ ​ ‌‌‌‍​‌​ ​ ​‍ ‌​ ‌​​ ​​​ ‌‍​ ​​​‍ ‌​ ‍‌​ ‌‌‌‍​‌​ ​​​‍ ‌​ ‌‍​ ‌​​ ‌​​ ‌‌‌‍​‍​ ​‍​ ‌ ‌‍​‌​ ​‌​ ​‍​ ​‍‌‍​‌​ ‍ ‌ ‌​‌ ‍‌‌ ​​‌‍‌‌​ ‌‌‍​‍‌‍ ​‌‍ ‌‍‌ ‌‌​​‌‍ ‌ ​ ‌ ‌​​ ‍ ‌ ​​‌‍​‌‌ ‌​‌‍‍​​ ‌‌‍​ ‌‍ ‌‍ ‍‌ ‌​‌‍‌‌‌‍ ‍‌ ‌​​‍‌‌​ ‌‌‌​​‍‌‌ ‌‍‍ ‌‍‌‌‌ ‍‌​‍‌‌​ ​ ‌​‌​​‍‌‌​ ​ ‌​‌​​‍‌‌​ ​‍​ ​‍‌‍​‌​ ​‍​ ​​​ ‌‌​ ‌‌​ ‌‍​ ‍​​ ‍​​ ​‌​ ‌‍​ ‌ ‌‍​ ​‍‌‌​ ​‍​ ​‍​‍‌‌​ ‌‌‌​‌​​‍ ‍‌‍​ ‌‍‍​‌‍‍‌‌‍ ​‌‍‌​‌ ​‍‌‍‌‌‌‍ ‍​‍‌‌​ ‌‌‌​​‍‌‌ ‌‍‍ ‌‍‌‌‌ ‍‌​‍‌‌​ ​ ‌​‌​​‍‌‌​ ​ ‌​‌​​‍‌‌​ ​‍​ ​‍‌‍‌‍‌‍​‍​ ‌‍​ ​ ​ ‌​​ ​​‌‍‌‌​ ‌ ​ ‌‌​ ​​​ ​‍‌‍​‍​‍‌‌​ ​‍​ ​‍​‍‌‌​ ‌‌‌​‌​​‍ ‍‌ ‌​‌‍‌‌‌ ‍​‌ ‌​​ ‌‍​‍‌‍​‌‌ ​ ‌‍‌‌‌‌‌‌‌ ​‍‌‍ ​​ ‌‌‍‍​‌ ‌​‌ ‌​‌ ​​​‍‌‌​ ​ ‌​​‌​‍‌‌​ ​‍‌​‌‍​‍‌‌​ ​‍‌​‌‍‌‍ ​‌‍ ‌‍​ ‌‍​‌‌‍ ​‌‍‍​‌‍ ‌ ​ ‌ ‌​​‍‌‌​ ​ ‌​​‌​ ​ ​ ​ ​ ​ ​ ​ ​‍‌‍‌‍‍‌‌‍‌​​ ‌​ ‌‍‌‍‌‍​ ‍​​ ​​​ ​‌‌‍‌‍​ ​‌‌‍​ ​‍ ‌‌‍​ ​ ‌‌‌‍​‌​ ​ ​‍ ‌​ ‌​​ ​​​ ‌‍​ ​​​‍ ‌​ ‍‌​ ‌‌‌‍​‌​ ​​​‍ ‌​ ‌‍​ ‌​​ ‌​​ ‌‌‌‍​‍​ ​‍​ ‌ ‌‍​‌​ ​‌​ ​‍​ ​‍‌‍​‌​‍‌‍‌ ‌​‌ ‍‌‌ ​​‌‍‌‌​ ‌‌‍​‍‌‍ ​‌‍ ‌‍‌ ‌‌​​‌‍ ‌ ​ ‌ ‌​​‍‌‍‌ ​​‌‍​‌‌ ‌​‌‍‍​​ ‌‌‍​ ‌‍ ‌‍ ‍‌ ‌​‌‍‌‌‌‍ ‍‌ ‌​​‍‌‌​ ‌‌‌​​‍‌‌ ‌‍‍ ‌‍‌‌‌ ‍‌​‍‌‌​ ​ ‌​‌​​‍‌‌​ ​ ‌​‌​​‍‌‌​ ​‍​ ​‍‌‍​‌​ ​‍​ ​​​ ‌‌​ ‌‌​ ‌‍​ ‍​​ ‍​​ ​‌​ ‌‍​ ‌ ‌‍​ ​‍‌‌​ ​‍​ ​‍​‍‌‌​ ‌‌‌​‌​​‍ ‍‌‍​ ‌‍‍​‌‍‍‌‌‍ ​‌‍‌​‌ ​‍‌‍‌‌‌‍ ‍​‍‌‌​ ‌‌‌​​‍‌‌ ‌‍‍ ‌‍‌‌‌ ‍‌​‍‌‌​ ​ ‌​‌​​‍‌‌​ ​ ‌​‌​​‍‌‌​ ​‍​ ​‍‌‍‌‍‌‍​‍​ ‌‍​ ​ ​ ‌​​ ​​‌‍‌‌​ ‌ ​ ‌‌​ ​​​ ​‍‌‍​‍​‍‌‌​ ​‍​ ​‍​‍‌‌​ ‌‌‌​‌​​‍ ‍‌ ‌​‌‍‌‌‌ ‍​‌ ‌​​‍‌‍‌ ​​‌‍‌‌‌ ​‍‌ ​ ‌ ​​‌‍‌‌‌‍​ ‌ ‌​‌‍‍‌‌ ‌‍‌‍‌‌​ ‌‌ ​​‌ ‌‌‌‍​‍‌‍ ​‌‍‍‌‌ ​ ‌‍‍​‌‍‌‌‌‍‌​​‍​‍‌ ‌ dedicated blog ​​​​‌ ‍ ​‍​‍‌‍ ‌ ​‍‌‍‍‌‌‍‌ ‌‍‍‌‌‍ ‍​‍​‍​ ‍‍​‍​‍‌ ​ ‌‍​‌‌‍ ‍‌‍‍‌‌ ‌​‌ ‍‌​‍ ‍‌‍‍‌‌‍ ​‍​‍​‍ ​​‍​‍‌‍‍​‌ ​‍‌‍‌‌‌‍‌‍​‍​‍​ ‍‍​‍​‍‌‍‍​‌ ‌​‌ ‌​‌ ​​​ ‍‍​‍ ​‍ ‌‍ ​‌‍ ‌‍​ ‌‍​‌‌‍ ​‌‍‍​‌‍ ‌ ​ ‌ ‌​​ ‍‍​ ​ ​ ​ ​ ​ ​ ​ ​‍ ‌‍‍‌‌‍ ‍‌ ‌​‌‍‌‌‌‍ ‍‌ ‌​​‍ ‌‍‌‌‌‍‌​‌‍‍‌‌ ‌​​‍ ‌‍ ‌‌‍ ‌‍‌​‌‍‌‌​ ‌‌ ​​‌ ​‍‌‍‌‌‌ ​ ‌‍‌‌‌‍ ‍‌ ‌​‌‍​‌‌ ‌​‌‍‍‌‌‍ ‌‍ ‍​ ‍ ‌‍‍‌‌‍‌​​ ‌​ ‌‍‌‍‌‍​ ‍​​ ​​​ ​‌‌‍‌‍​ ​‌‌‍​ ​‍ ‌‌‍​ ​ ‌‌‌‍​‌​ ​ ​‍ ‌​ ‌​​ ​​​ ‌‍​ ​​​‍ ‌​ ‍‌​ ‌‌‌‍​‌​ ​​​‍ ‌​ ‌‍​ ‌​​ ‌​​ ‌‌‌‍​‍​ ​‍​ ‌ ‌‍​‌​ ​‌​ ​‍​ ​‍‌‍​‌​ ‍ ‌ ‌​‌ ‍‌‌ ​​‌‍‌‌​ ‌‌‍​‍‌‍ ​‌‍ ‌‍‌ ‌‌​​‌‍ ‌ ​ ‌ ‌​​ ‍ ‌ ​​‌‍​‌‌ ‌​‌‍‍​​ ‌‌‍​ ‌‍ ‌‍ ‍‌ ‌​‌‍‌‌‌‍ ‍‌ ‌​​‍‌‌​ ‌‌‌​​‍‌‌ ‌‍‍ ‌‍‌‌‌ ‍‌​‍‌‌​ ​ ‌​‌​​‍‌‌​ ​ ‌​‌​​‍‌‌​ ​‍​ ​‍‌‍​‌​ ​‍​ ​​​ ‌‌​ ‌‌​ ‌‍​ ‍​​ ‍​​ ​‌​ ‌‍​ ‌ ‌‍​ ​‍‌‌​ ​‍​ ​‍​‍‌‌​ ‌‌‌​‌​​‍ ‍‌‍​ ‌‍‍​‌‍‍‌‌‍ ​‌‍‌​‌ ​‍‌‍‌‌‌‍ ‍​‍‌‌​ ‌‌‌​​‍‌‌ ‌‍‍ ‌‍‌‌‌ ‍‌​‍‌‌​ ​ ‌​‌​​‍‌‌​ ​ ‌​‌​​‍‌‌​ ​‍​ ​‍‌‍​‌​ ‌​‌‍​‌‌‍‌‌​ ​‍‌‍‌‍​ ​ ‌‍​‍​ ​‍‌‍‌‍‌‍‌​​ ‌ ​‍‌‌​ ​‍​ ​‍​‍‌‌​ ‌‌‌​‌​​‍ ‍‌ ‌​‌‍‌‌‌ ‍​‌ ‌​​ ‌‍​‍‌‍​‌‌ ​ ‌‍‌‌‌‌‌‌‌ ​‍‌‍ ​​ ‌‌‍‍​‌ ‌​‌ ‌​‌ ​​​‍‌‌​ ​ ‌​​‌​‍‌‌​ ​‍‌​‌‍​‍‌‌​ ​‍‌​‌‍‌‍ ​‌‍ ‌‍​ ‌‍​‌‌‍ ​‌‍‍​‌‍ ‌ ​ ‌ ‌​​‍‌‌​ ​ ‌​​‌​ ​ ​ ​ ​ ​ ​ ​ ​‍‌‍‌‍‍‌‌‍‌​​ ‌​ ‌‍‌‍‌‍​ ‍​​ ​​​ ​‌‌‍‌‍​ ​‌‌‍​ ​‍ ‌‌‍​ ​ ‌‌‌‍​‌​ ​ ​‍ ‌​ ‌​​ ​​​ ‌‍​ ​​​‍ ‌​ ‍‌​ ‌‌‌‍​‌​ ​​​‍ ‌​ ‌‍​ ‌​​ ‌​​ ‌‌‌‍​‍​ ​‍​ ‌ ‌‍​‌​ ​‌​ ​‍​ ​‍‌‍​‌​‍‌‍‌ ‌​‌ ‍‌‌ ​​‌‍‌‌​ ‌‌‍​‍‌‍ ​‌‍ ‌‍‌ ‌‌​​‌‍ ‌ ​ ‌ ‌​​‍‌‍‌ ​​‌‍​‌‌ ‌​‌‍‍​​ ‌‌‍​ ‌‍ ‌‍ ‍‌ ‌​‌‍‌‌‌‍ ‍‌ ‌​​‍‌‌​ ‌‌‌​​‍‌‌ ‌‍‍ ‌‍‌‌‌ ‍‌​‍‌‌​ ​ ‌​‌​​‍‌‌​ ​ ‌​‌​​‍‌‌​ ​‍​ ​‍‌‍​‌​ ​‍​ ​​​ ‌‌​ ‌‌​ ‌‍​ ‍​​ ‍​​ ​‌​ ‌‍​ ‌ ‌‍​ ​‍‌‌​ ​‍​ ​‍​‍‌‌​ ‌‌‌​‌​​‍ ‍‌‍​ ‌‍‍​‌‍‍‌‌‍ ​‌‍‌​‌ ​‍‌‍‌‌‌‍ ‍​‍‌‌​ ‌‌‌​​‍‌‌ ‌‍‍ ‌‍‌‌‌ ‍‌​‍‌‌​ ​ ‌​‌​​‍‌‌​ ​ ‌​‌​​‍‌‌​ ​‍​ ​‍‌‍​‌​ ‌​‌‍​‌‌‍‌‌​ ​‍‌‍‌‍​ ​ ‌‍​‍​ ​‍‌‍‌‍‌‍‌​​ ‌ ​‍‌‌​ ​‍​ ​‍​‍‌‌​ ‌‌‌​‌​​‍ ‍‌ ‌​‌‍‌‌‌ ‍​‌ ‌​​‍‌‍‌ ​​‌‍‌‌‌ ​‍‌ ​ ‌ ​​‌‍‌‌‌‍​ ‌ ‌​‌‍‍‌‌ ‌‍‌‍‌‌​ ‌‌ ​​‌ ‌‌‌‍​‍‌‍ ​‌‍‍‌‌ ​ ‌‍‍​‌‍‌‌‌‍‌​​‍​‍‌ ‌where we'll
share insights, industry trends, and the
latest thought leadership from Candid
Health.​​​​‌ ‍ ​‍​‍‌‍ ‌ ​‍‌‍‍‌‌‍‌ ‌‍‍‌‌‍ ‍​‍​‍​ ‍‍​‍​‍‌ ​ ‌‍​‌‌‍ ‍‌‍‍‌‌ ‌​‌ ‍‌​‍ ‍‌‍‍‌‌‍ ​‍​‍​‍ ​​‍​‍‌‍‍​‌ ​‍‌‍‌‌‌‍‌‍​‍​‍​ ‍‍​‍​‍‌‍‍​‌ ‌​‌ ‌​‌ ​​​ ‍‍​‍ ​‍ ‌‍ ​‌‍ ‌‍​ ‌‍​‌‌‍ ​‌‍‍​‌‍ ‌ ​ ‌ ‌​​ ‍‍​ ​ ​ ​ ​ ​ ​ ​ ​‍ ‌‍‍‌‌‍ ‍‌ ‌​‌‍‌‌‌‍ ‍‌ ‌​​‍ ‌‍‌‌‌‍‌​‌‍‍‌‌ ‌​​‍ ‌‍ ‌‌‍ ‌‍‌​‌‍‌‌​ ‌‌ ​​‌ ​‍‌‍‌‌‌ ​ ‌‍‌‌‌‍ ‍‌ ‌​‌‍​‌‌ ‌​‌‍‍‌‌‍ ‌‍ ‍​ ‍ ‌‍‍‌‌‍‌​​ ‌​ ‌‍‌‍‌‍​ ‍​​ ​​​ ​‌‌‍‌‍​ ​‌‌‍​ ​‍ ‌‌‍​ ​ ‌‌‌‍​‌​ ​ ​‍ ‌​ ‌​​ ​​​ ‌‍​ ​​​‍ ‌​ ‍‌​ ‌‌‌‍​‌​ ​​​‍ ‌​ ‌‍​ ‌​​ ‌​​ ‌‌‌‍​‍​ ​‍​ ‌ ‌‍​‌​ ​‌​ ​‍​ ​‍‌‍​‌​ ‍ ‌ ‌​‌ ‍‌‌ ​​‌‍‌‌​ ‌‌‍​‍‌‍ ​‌‍ ‌‍‌ ‌‌​​‌‍ ‌ ​ ‌ ‌​​ ‍ ‌ ​​‌‍​‌‌ ‌​‌‍‍​​ ‌‌‍​ ‌‍ ‌‍ ‍‌ ‌​‌‍‌‌‌‍ ‍‌ ‌​​‍‌‌​ ‌‌‌​​‍‌‌ ‌‍‍ ‌‍‌‌‌ ‍‌​‍‌‌​ ​ ‌​‌​​‍‌‌​ ​ ‌​‌​​‍‌‌​ ​‍​ ​‍‌‍​‌​ ​‍​ ​​​ ‌‌​ ‌‌​ ‌‍​ ‍​​ ‍​​ ​‌​ ‌‍​ ‌ ‌‍​ ​‍‌‌​ ​‍​ ​‍​‍‌‌​ ‌‌‌​‌​​‍ ‍‌‍​ ‌‍‍​‌‍‍‌‌‍ ​‌‍‌​‌ ​‍‌‍‌‌‌‍ ‍​‍‌‌​ ‌‌‌​​‍‌‌ ‌‍‍ ‌‍‌‌‌ ‍‌​‍‌‌​ ​ ‌​‌​​‍‌‌​ ​ ‌​‌​​‍‌‌​ ​‍​ ​‍​ ‌‌‌‍​ ​ ‌​‌‍‌‍​ ‌​​ ‌ ‌‍‌‌‌‍‌‌‌‍‌‌​ ‌‌‌‍‌‍‌‍​‌​‍‌‌​ ​‍​ ​‍​‍‌‌​ ‌‌‌​‌​​‍ ‍‌ ‌​‌‍‌‌‌ ‍​‌ ‌​​ ‌‍​‍‌‍​‌‌ ​ ‌‍‌‌‌‌‌‌‌ ​‍‌‍ ​​ ‌‌‍‍​‌ ‌​‌ ‌​‌ ​​​‍‌‌​ ​ ‌​​‌​‍‌‌​ ​‍‌​‌‍​‍‌‌​ ​‍‌​‌‍‌‍ ​‌‍ ‌‍​ ‌‍​‌‌‍ ​‌‍‍​‌‍ ‌ ​ ‌ ‌​​‍‌‌​ ​ ‌​​‌​ ​ ​ ​ ​ ​ ​ ​ ​‍‌‍‌‍‍‌‌‍‌​​ ‌​ ‌‍‌‍‌‍​ ‍​​ ​​​ ​‌‌‍‌‍​ ​‌‌‍​ ​‍ ‌‌‍​ ​ ‌‌‌‍​‌​ ​ ​‍ ‌​ ‌​​ ​​​ ‌‍​ ​​​‍ ‌​ ‍‌​ ‌‌‌‍​‌​ ​​​‍ ‌​ ‌‍​ ‌​​ ‌​​ ‌‌‌‍​‍​ ​‍​ ‌ ‌‍​‌​ ​‌​ ​‍​ ​‍‌‍​‌​‍‌‍‌ ‌​‌ ‍‌‌ ​​‌‍‌‌​ ‌‌‍​‍‌‍ ​‌‍ ‌‍‌ ‌‌​​‌‍ ‌ ​ ‌ ‌​​‍‌‍‌ ​​‌‍​‌‌ ‌​‌‍‍​​ ‌‌‍​ ‌‍ ‌‍ ‍‌ ‌​‌‍‌‌‌‍ ‍‌ ‌​​‍‌‌​ ‌‌‌​​‍‌‌ ‌‍‍ ‌‍‌‌‌ ‍‌​‍‌‌​ ​ ‌​‌​​‍‌‌​ ​ ‌​‌​​‍‌‌​ ​‍​ ​‍‌‍​‌​ ​‍​ ​​​ ‌‌​ ‌‌​ ‌‍​ ‍​​ ‍​​ ​‌​ ‌‍​ ‌ ‌‍​ ​‍‌‌​ ​‍​ ​‍​‍‌‌​ ‌‌‌​‌​​‍ ‍‌‍​ ‌‍‍​‌‍‍‌‌‍ ​‌‍‌​‌ ​‍‌‍‌‌‌‍ ‍​‍‌‌​ ‌‌‌​​‍‌‌ ‌‍‍ ‌‍‌‌‌ ‍‌​‍‌‌​ ​ ‌​‌​​‍‌‌​ ​ ‌​‌​​‍‌‌​ ​‍​ ​‍​ ‌‌‌‍​ ​ ‌​‌‍‌‍​ ‌​​ ‌ ‌‍‌‌‌‍‌‌‌‍‌‌​ ‌‌‌‍‌‍‌‍​‌​‍‌‌​ ​‍​ ​‍​‍‌‌​ ‌‌‌​‌​​‍ ‍‌ ‌​‌‍‌‌‌ ‍​‌ ‌​​‍‌‍‌ ​​‌‍‌‌‌ ​‍‌ ​ ‌ ​​‌‍‌‌‌‍​ ‌ ‌​‌‍‍‌‌ ‌‍‌‍‌‌​ ‌‌ ​​‌ ‌‌‌‍​‍‌‍ ​‌‍‍‌‌ ​ ‌‍‍​‌‍‌‌‌‍‌​​‍​‍‌ ‌
Engage with us​​​​‌ ‍ ​‍​‍‌‍ ‌ ​‍‌‍‍‌‌‍‌ ‌‍‍‌‌‍ ‍​‍​‍​ ‍‍​‍​‍‌ ​ ‌‍​‌‌‍ ‍‌‍‍‌‌ ‌​‌ ‍‌​‍ ‍‌‍‍‌‌‍ ​‍​‍​‍ ​​‍​‍‌‍‍​‌ ​‍‌‍‌‌‌‍‌‍​‍​‍​ ‍‍​‍​‍‌‍‍​‌ ‌​‌ ‌​‌ ​​​ ‍‍​‍ ​‍ ‌‍ ​‌‍ ‌‍​ ‌‍​‌‌‍ ​‌‍‍​‌‍ ‌ ​ ‌ ‌​​ ‍‍​ ​ ​ ​ ​ ​ ​ ​ ​‍ ‌‍‍‌‌‍ ‍‌ ‌​‌‍‌‌‌‍ ‍‌ ‌​​‍ ‌‍‌‌‌‍‌​‌‍‍‌‌ ‌​​‍ ‌‍ ‌‌‍ ‌‍‌​‌‍‌‌​ ‌‌ ​​‌ ​‍‌‍‌‌‌ ​ ‌‍‌‌‌‍ ‍‌ ‌​‌‍​‌‌ ‌​‌‍‍‌‌‍ ‌‍ ‍​ ‍ ‌‍‍‌‌‍‌​​ ‌​ ‌‍‌‍‌‍​ ‍​​ ​​​ ​‌‌‍‌‍​ ​‌‌‍​ ​‍ ‌‌‍​ ​ ‌‌‌‍​‌​ ​ ​‍ ‌​ ‌​​ ​​​ ‌‍​ ​​​‍ ‌​ ‍‌​ ‌‌‌‍​‌​ ​​​‍ ‌​ ‌‍​ ‌​​ ‌​​ ‌‌‌‍​‍​ ​‍​ ‌ ‌‍​‌​ ​‌​ ​‍​ ​‍‌‍​‌​ ‍ ‌ ‌​‌ ‍‌‌ ​​‌‍‌‌​ ‌‌‍​‍‌‍ ​‌‍ ‌‍‌ ‌‌​​‌‍ ‌ ​ ‌ ‌​​ ‍ ‌ ​​‌‍​‌‌ ‌​‌‍‍​​ ‌‌‍​ ‌‍ ‌‍ ‍‌ ‌​‌‍‌‌‌‍ ‍‌ ‌​​‍‌‌​ ‌‌‌​​‍‌‌ ‌‍‍ ‌‍‌‌‌ ‍‌​‍‌‌​ ​ ‌​‌​​‍‌‌​ ​ ‌​‌​​‍‌‌​ ​‍​ ​‍‌‍‌‌​ ​​‌‍‌​‌‍‌​​ ​‍​ ‌ ​ ‌‍​ ​ ​ ​ ‌‍​‍​ ​​​ ​ ​‍‌‌​ ​‍​ ​‍​‍‌‌​ ‌‌‌​‌​​‍ ‍‌‍​ ‌‍‍​‌‍‍‌‌‍ ​‌‍‌​‌ ​‍‌‍‌‌‌‍ ‍​‍‌‌​ ‌‌‌​​‍‌‌ ‌‍‍ ‌‍‌‌‌ ‍‌​‍‌‌​ ​ ‌​‌​​‍‌‌​ ​ ‌​‌​​‍‌‌​ ​‍​ ​‍‌‍‌‌‌‍​ ​ ​ ‌‍​‌​ ‌‍​ ‍‌​ ‌‌​ ​‌​ ‍​‌‍​‍​ ‌‍‌‍​‌​‍‌‌​ ​‍​ ​‍​‍‌‌​ ‌‌‌​‌​​‍ ‍‌ ‌​‌‍‌‌‌ ‍​‌ ‌​​ ‌‍​‍‌‍​‌‌ ​ ‌‍‌‌‌‌‌‌‌ ​‍‌‍ ​​ ‌‌‍‍​‌ ‌​‌ ‌​‌ ​​​‍‌‌​ ​ ‌​​‌​‍‌‌​ ​‍‌​‌‍​‍‌‌​ ​‍‌​‌‍‌‍ ​‌‍ ‌‍​ ‌‍​‌‌‍ ​‌‍‍​‌‍ ‌ ​ ‌ ‌​​‍‌‌​ ​ ‌​​‌​ ​ ​ ​ ​ ​ ​ ​ ​‍‌‍‌‍‍‌‌‍‌​​ ‌​ ‌‍‌‍‌‍​ ‍​​ ​​​ ​‌‌‍‌‍​ ​‌‌‍​ ​‍ ‌‌‍​ ​ ‌‌‌‍​‌​ ​ ​‍ ‌​ ‌​​ ​​​ ‌‍​ ​​​‍ ‌​ ‍‌​ ‌‌‌‍​‌​ ​​​‍ ‌​ ‌‍​ ‌​​ ‌​​ ‌‌‌‍​‍​ ​‍​ ‌ ‌‍​‌​ ​‌​ ​‍​ ​‍‌‍​‌​‍‌‍‌ ‌​‌ ‍‌‌ ​​‌‍‌‌​ ‌‌‍​‍‌‍ ​‌‍ ‌‍‌ ‌‌​​‌‍ ‌ ​ ‌ ‌​​‍‌‍‌ ​​‌‍​‌‌ ‌​‌‍‍​​ ‌‌‍​ ‌‍ ‌‍ ‍‌ ‌​‌‍‌‌‌‍ ‍‌ ‌​​‍‌‌​ ‌‌‌​​‍‌‌ ‌‍‍ ‌‍‌‌‌ ‍‌​‍‌‌​ ​ ‌​‌​​‍‌‌​ ​ ‌​‌​​‍‌‌​ ​‍​ ​‍‌‍‌‌​ ​​‌‍‌​‌‍‌​​ ​‍​ ‌ ​ ‌‍​ ​ ​ ​ ‌‍​‍​ ​​​ ​ ​‍‌‌​ ​‍​ ​‍​‍‌‌​ ‌‌‌​‌​​‍ ‍‌‍​ ‌‍‍​‌‍‍‌‌‍ ​‌‍‌​‌ ​‍‌‍‌‌‌‍ ‍​‍‌‌​ ‌‌‌​​‍‌‌ ‌‍‍ ‌‍‌‌‌ ‍‌​‍‌‌​ ​ ‌​‌​​‍‌‌​ ​ ‌​‌​​‍‌‌​ ​‍​ ​‍‌‍‌‌‌‍​ ​ ​ ‌‍​‌​ ‌‍​ ‍‌​ ‌‌​ ​‌​ ‍​‌‍​‍​ ‌‍‌‍​‌​‍‌‌​ ​‍​ ​‍​‍‌‌​ ‌‌‌​‌​​‍ ‍‌ ‌​‌‍‌‌‌ ‍​‌ ‌​​‍‌‍‌ ​​‌‍‌‌‌ ​‍‌ ​ ‌ ​​‌‍‌‌‌‍​ ‌ ‌​‌‍‍‌‌ ‌‍‌‍‌‌​ ‌‌ ​​‌ ‌‌‌‍​‍‌‍ ​‌‍‍‌‌ ​ ‌‍‍​‌‍‌‌‌‍‌​​‍​‍‌ ‌
We’re excited about this new chapter and
invite you to join us on this journey. Here’s
how you can stay connected:​​​​‌ ‍ ​‍​‍‌‍ ‌ ​‍‌‍‍‌‌‍‌ ‌‍‍‌‌‍ ‍​‍​‍​ ‍‍​‍​‍‌ ​ ‌‍​‌‌‍ ‍‌‍‍‌‌ ‌​‌ ‍‌​‍ ‍‌‍‍‌‌‍ ​‍​‍​‍ ​​‍​‍‌‍‍​‌ ​‍‌‍‌‌‌‍‌‍​‍​‍​ ‍‍​‍​‍‌‍‍​‌ ‌​‌ ‌​‌ ​​​ ‍‍​‍ ​‍ ‌‍ ​‌‍ ‌‍​ ‌‍​‌‌‍ ​‌‍‍​‌‍ ‌ ​ ‌ ‌​​ ‍‍​ ​ ​ ​ ​ ​ ​ ​ ​‍ ‌‍‍‌‌‍ ‍‌ ‌​‌‍‌‌‌‍ ‍‌ ‌​​‍ ‌‍‌‌‌‍‌​‌‍‍‌‌ ‌​​‍ ‌‍ ‌‌‍ ‌‍‌​‌‍‌‌​ ‌‌ ​​‌ ​‍‌‍‌‌‌ ​ ‌‍‌‌‌‍ ‍‌ ‌​‌‍​‌‌ ‌​‌‍‍‌‌‍ ‌‍ ‍​ ‍ ‌‍‍‌‌‍‌​​ ‌​ ‌‍‌‍‌‍​ ‍​​ ​​​ ​‌‌‍‌‍​ ​‌‌‍​ ​‍ ‌‌‍​ ​ ‌‌‌‍​‌​ ​ ​‍ ‌​ ‌​​ ​​​ ‌‍​ ​​​‍ ‌​ ‍‌​ ‌‌‌‍​‌​ ​​​‍ ‌​ ‌‍​ ‌​​ ‌​​ ‌‌‌‍​‍​ ​‍​ ‌ ‌‍​‌​ ​‌​ ​‍​ ​‍‌‍​‌​ ‍ ‌ ‌​‌ ‍‌‌ ​​‌‍‌‌​ ‌‌‍​‍‌‍ ​‌‍ ‌‍‌ ‌‌​​‌‍ ‌ ​ ‌ ‌​​ ‍ ‌ ​​‌‍​‌‌ ‌​‌‍‍​​ ‌‌‍​ ‌‍ ‌‍ ‍‌ ‌​‌‍‌‌‌‍ ‍‌ ‌​​‍‌‌​ ‌‌‌​​‍‌‌ ‌‍‍ ‌‍‌‌‌ ‍‌​‍‌‌​ ​ ‌​‌​​‍‌‌​ ​ ‌​‌​​‍‌‌​ ​‍​ ​‍​ ‍‌‌‍​‍​ ​ ‌‍​‍‌‍​‌​ ‍​​ ​​​ ‍​​ ‍​​ ‍​‌‍‌‍‌‍‌‍​‍‌‌​ ​‍​ ​‍​‍‌‌​ ‌‌‌​‌​​‍ ‍‌‍​ ‌‍‍​‌‍‍‌‌‍ ​‌‍‌​‌ ​‍‌‍‌‌‌‍ ‍​‍‌‌​ ‌‌‌​​‍‌‌ ‌‍‍ ‌‍‌‌‌ ‍‌​‍‌‌​ ​ ‌​‌​​‍‌‌​ ​ ‌​‌​​‍‌‌​ ​‍​ ​‍​ ‌‍​ ​ ​ ​‍​ ‌ ‌‍​‍​ ‌ ​ ​​​ ‌​​ ‍‌‌‍‌‍‌‍‌​‌‍‌‍​‍‌‌​ ​‍​ ​‍​‍‌‌​ ‌‌‌​‌​​‍ ‍‌ ‌​‌‍‌‌‌ ‍​‌ ‌​​ ‌‍​‍‌‍​‌‌ ​ ‌‍‌‌‌‌‌‌‌ ​‍‌‍ ​​ ‌‌‍‍​‌ ‌​‌ ‌​‌ ​​​‍‌‌​ ​ ‌​​‌​‍‌‌​ ​‍‌​‌‍​‍‌‌​ ​‍‌​‌‍‌‍ ​‌‍ ‌‍​ ‌‍​‌‌‍ ​‌‍‍​‌‍ ‌ ​ ‌ ‌​​‍‌‌​ ​ ‌​​‌​ ​ ​ ​ ​ ​ ​ ​ ​‍‌‍‌‍‍‌‌‍‌​​ ‌​ ‌‍‌‍‌‍​ ‍​​ ​​​ ​‌‌‍‌‍​ ​‌‌‍​ ​‍ ‌‌‍​ ​ ‌‌‌‍​‌​ ​ ​‍ ‌​ ‌​​ ​​​ ‌‍​ ​​​‍ ‌​ ‍‌​ ‌‌‌‍​‌​ ​​​‍ ‌​ ‌‍​ ‌​​ ‌​​ ‌‌‌‍​‍​ ​‍​ ‌ ‌‍​‌​ ​‌​ ​‍​ ​‍‌‍​‌​‍‌‍‌ ‌​‌ ‍‌‌ ​​‌‍‌‌​ ‌‌‍​‍‌‍ ​‌‍ ‌‍‌ ‌‌​​‌‍ ‌ ​ ‌ ‌​​‍‌‍‌ ​​‌‍​‌‌ ‌​‌‍‍​​ ‌‌‍​ ‌‍ ‌‍ ‍‌ ‌​‌‍‌‌‌‍ ‍‌ ‌​​‍‌‌​ ‌‌‌​​‍‌‌ ‌‍‍ ‌‍‌‌‌ ‍‌​‍‌‌​ ​ ‌​‌​​‍‌‌​ ​ ‌​‌​​‍‌‌​ ​‍​ ​‍​ ‍‌‌‍​‍​ ​ ‌‍​‍‌‍​‌​ ‍​​ ​​​ ‍​​ ‍​​ ‍​‌‍‌‍‌‍‌‍​‍‌‌​ ​‍​ ​‍​‍‌‌​ ‌‌‌​‌​​‍ ‍‌‍​ ‌‍‍​‌‍‍‌‌‍ ​‌‍‌​‌ ​‍‌‍‌‌‌‍ ‍​‍‌‌​ ‌‌‌​​‍‌‌ ‌‍‍ ‌‍‌‌‌ ‍‌​‍‌‌​ ​ ‌​‌​​‍‌‌​ ​ ‌​‌​​‍‌‌​ ​‍​ ​‍​ ‌‍​ ​ ​ ​‍​ ‌ ‌‍​‍​ ‌ ​ ​​​ ‌​​ ‍‌‌‍‌‍‌‍‌​‌‍‌‍​‍‌‌​ ​‍​ ​‍​‍‌‌​ ‌‌‌​‌​​‍ ‍‌ ‌​‌‍‌‌‌ ‍​‌ ‌​​‍‌‍‌ ​​‌‍‌‌‌ ​‍‌ ​ ‌ ​​‌‍‌‌‌‍​ ‌ ‌​‌‍‍‌‌ ‌‍‌‍‌‌​ ‌‌ ​​‌ ‌‌‌‍​‍‌‍ ​‌‍‍‌‌ ​ ‌‍‍​‌‍‌‌‌‍‌​​‍​‍‌ ‌
Follow us on LinkedIn​​​​‌ ‍ ​‍​‍‌‍ ‌ ​‍‌‍‍‌‌‍‌ ‌‍‍‌‌‍ ‍​‍​‍​ ‍‍​‍​‍‌ ​ ‌‍​‌‌‍ ‍‌‍‍‌‌ ‌​‌ ‍‌​‍ ‍‌‍‍‌‌‍ ​‍​‍​‍ ​​‍​‍‌‍‍​‌ ​‍‌‍‌‌‌‍‌‍​‍​‍​ ‍‍​‍​‍‌‍‍​‌ ‌​‌ ‌​‌ ​​​ ‍‍​‍ ​‍ ‌‍ ​‌‍ ‌‍​ ‌‍​‌‌‍ ​‌‍‍​‌‍ ‌ ​ ‌ ‌​​ ‍‍​ ​ ​ ​ ​ ​ ​ ​ ​‍ ‌‍‍‌‌‍ ‍‌ ‌​‌‍‌‌‌‍ ‍‌ ‌​​‍ ‌‍‌‌‌‍‌​‌‍‍‌‌ ‌​​‍ ‌‍ ‌‌‍ ‌‍‌​‌‍‌‌​ ‌‌ ​​‌ ​‍‌‍‌‌‌ ​ ‌‍‌‌‌‍ ‍‌ ‌​‌‍​‌‌ ‌​‌‍‍‌‌‍ ‌‍ ‍​ ‍ ‌‍‍‌‌‍‌​​ ‌​ ‌‍‌‍‌‍​ ‍​​ ​​​ ​‌‌‍‌‍​ ​‌‌‍​ ​‍ ‌‌‍​ ​ ‌‌‌‍​‌​ ​ ​‍ ‌​ ‌​​ ​​​ ‌‍​ ​​​‍ ‌​ ‍‌​ ‌‌‌‍​‌​ ​​​‍ ‌​ ‌‍​ ‌​​ ‌​​ ‌‌‌‍​‍​ ​‍​ ‌ ‌‍​‌​ ​‌​ ​‍​ ​‍‌‍​‌​ ‍ ‌ ‌​‌ ‍‌‌ ​​‌‍‌‌​ ‌‌‍​‍‌‍ ​‌‍ ‌‍‌ ‌‌​​‌‍ ‌ ​ ‌ ‌​​ ‍ ‌ ​​‌‍​‌‌ ‌​‌‍‍​​ ‌‌‍​ ‌‍ ‌‍ ‍‌ ‌​‌‍‌‌‌‍ ‍‌ ‌​​‍‌‌​ ‌‌‌​​‍‌‌ ‌‍‍ ‌‍‌‌‌ ‍‌​‍‌‌​ ​ ‌​‌​​‍‌‌​ ​ ‌​‌​​‍‌‌​ ​‍​ ​‍‌‍‌​​ ‌‌‌‍​ ​ ‍​‌‍​‍​ ​​​ ​​‌‍​‌‌‍‌‍​ ‌​‌‍‌​‌‍​ ​‍‌‌​ ​‍​ ​‍​‍‌‌​ ‌‌‌​‌​​‍ ‍‌‍​ ‌‍‍​‌‍‍‌‌‍ ​‌‍‌​‌ ​‍‌‍‌‌‌‍ ‍​‍‌‌​ ‌‌‌​​‍‌‌ ‌‍‍ ‌‍‌‌‌ ‍‌​‍‌‌​ ​ ‌​‌​​‍‌‌​ ​ ‌​‌​​‍‌‌​ ​‍​ ​‍​ ‌‍‌‍​‍​ ​ ​ ​ ‌‍‌​‌‍​‌​ ‍​​ ​ ‌‍‌‍‌‍‌‌‌‍‌‍​ ‌ ​‍‌‌​ ​‍​ ​‍​‍‌‌​ ‌‌‌​‌​​‍ ‍‌ ‌​‌‍‌‌‌ ‍​‌ ‌​​ ‌‍​‍‌‍​‌‌ ​ ‌‍‌‌‌‌‌‌‌ ​‍‌‍ ​​ ‌‌‍‍​‌ ‌​‌ ‌​‌ ​​​‍‌‌​ ​ ‌​​‌​‍‌‌​ ​‍‌​‌‍​‍‌‌​ ​‍‌​‌‍‌‍ ​‌‍ ‌‍​ ‌‍​‌‌‍ ​‌‍‍​‌‍ ‌ ​ ‌ ‌​​‍‌‌​ ​ ‌​​‌​ ​ ​ ​ ​ ​ ​ ​ ​‍‌‍‌‍‍‌‌‍‌​​ ‌​ ‌‍‌‍‌‍​ ‍​​ ​​​ ​‌‌‍‌‍​ ​‌‌‍​ ​‍ ‌‌‍​ ​ ‌‌‌‍​‌​ ​ ​‍ ‌​ ‌​​ ​​​ ‌‍​ ​​​‍ ‌​ ‍‌​ ‌‌‌‍​‌​ ​​​‍ ‌​ ‌‍​ ‌​​ ‌​​ ‌‌‌‍​‍​ ​‍​ ‌ ‌‍​‌​ ​‌​ ​‍​ ​‍‌‍​‌​‍‌‍‌ ‌​‌ ‍‌‌ ​​‌‍‌‌​ ‌‌‍​‍‌‍ ​‌‍ ‌‍‌ ‌‌​​‌‍ ‌ ​ ‌ ‌​​‍‌‍‌ ​​‌‍​‌‌ ‌​‌‍‍​​ ‌‌‍​ ‌‍ ‌‍ ‍‌ ‌​‌‍‌‌‌‍ ‍‌ ‌​​‍‌‌​ ‌‌‌​​‍‌‌ ‌‍‍ ‌‍‌‌‌ ‍‌​‍‌‌​ ​ ‌​‌​​‍‌‌​ ​ ‌​‌​​‍‌‌​ ​‍​ ​‍‌‍‌​​ ‌‌‌‍​ ​ ‍​‌‍​‍​ ​​​ ​​‌‍​‌‌‍‌‍​ ‌​‌‍‌​‌‍​ ​‍‌‌​ ​‍​ ​‍​‍‌‌​ ‌‌‌​‌​​‍ ‍‌‍​ ‌‍‍​‌‍‍‌‌‍ ​‌‍‌​‌ ​‍‌‍‌‌‌‍ ‍​‍‌‌​ ‌‌‌​​‍‌‌ ‌‍‍ ‌‍‌‌‌ ‍‌​‍‌‌​ ​ ‌​‌​​‍‌‌​ ​ ‌​‌​​‍‌‌​ ​‍​ ​‍​ ‌‍‌‍​‍​ ​ ​ ​ ‌‍‌​‌‍​‌​ ‍​​ ​ ‌‍‌‍‌‍‌‌‌‍‌‍​ ‌ ​‍‌‌​ ​‍​ ​‍​‍‌‌​ ‌‌‌​‌​​‍ ‍‌ ‌​‌‍‌‌‌ ‍​‌ ‌​​‍‌‍‌ ​​‌‍‌‌‌ ​‍‌ ​ ‌ ​​‌‍‌‌‌‍​ ‌ ‌​‌‍‍‌‌ ‌‍‌‍‌‌​ ‌‌ ​​‌ ‌‌‌‍​‍‌‍ ​‌‍‍‌‌ ​ ‌‍‍​‌‍‌‌‌‍‌​​‍​‍‌ ‌:​​​​‌ ‍ ​‍​‍‌‍ ‌ ​‍‌‍‍‌‌‍‌ ‌‍‍‌‌‍ ‍​‍​‍​ ‍‍​‍​‍‌ ​ ‌‍​‌‌‍ ‍‌‍‍‌‌ ‌​‌ ‍‌​‍ ‍‌‍‍‌‌‍ ​‍​‍​‍ ​​‍​‍‌‍‍​‌ ​‍‌‍‌‌‌‍‌‍​‍​‍​ ‍‍​‍​‍‌‍‍​‌ ‌​‌ ‌​‌ ​​​ ‍‍​‍ ​‍ ‌‍ ​‌‍ ‌‍​ ‌‍​‌‌‍ ​‌‍‍​‌‍ ‌ ​ ‌ ‌​​ ‍‍​ ​ ​ ​ ​ ​ ​ ​ ​‍ ‌‍‍‌‌‍ ‍‌ ‌​‌‍‌‌‌‍ ‍‌ ‌​​‍ ‌‍‌‌‌‍‌​‌‍‍‌‌ ‌​​‍ ‌‍ ‌‌‍ ‌‍‌​‌‍‌‌​ ‌‌ ​​‌ ​‍‌‍‌‌‌ ​ ‌‍‌‌‌‍ ‍‌ ‌​‌‍​‌‌ ‌​‌‍‍‌‌‍ ‌‍ ‍​ ‍ ‌‍‍‌‌‍‌​​ ‌​ ‌‍‌‍‌‍​ ‍​​ ​​​ ​‌‌‍‌‍​ ​‌‌‍​ ​‍ ‌‌‍​ ​ ‌‌‌‍​‌​ ​ ​‍ ‌​ ‌​​ ​​​ ‌‍​ ​​​‍ ‌​ ‍‌​ ‌‌‌‍​‌​ ​​​‍ ‌​ ‌‍​ ‌​​ ‌​​ ‌‌‌‍​‍​ ​‍​ ‌ ‌‍​‌​ ​‌​ ​‍​ ​‍‌‍​‌​ ‍ ‌ ‌​‌ ‍‌‌ ​​‌‍‌‌​ ‌‌‍​‍‌‍ ​‌‍ ‌‍‌ ‌‌​​‌‍ ‌ ​ ‌ ‌​​ ‍ ‌ ​​‌‍​‌‌ ‌​‌‍‍​​ ‌‌‍​ ‌‍ ‌‍ ‍‌ ‌​‌‍‌‌‌‍ ‍‌ ‌​​‍‌‌​ ‌‌‌​​‍‌‌ ‌‍‍ ‌‍‌‌‌ ‍‌​‍‌‌​ ​ ‌​‌​​‍‌‌​ ​ ‌​‌​​‍‌‌​ ​‍​ ​‍‌‍‌​​ ‌‌‌‍​ ​ ‍​‌‍​‍​ ​​​ ​​‌‍​‌‌‍‌‍​ ‌​‌‍‌​‌‍​ ​‍‌‌​ ​‍​ ​‍​‍‌‌​ ‌‌‌​‌​​‍ ‍‌‍​ ‌‍‍​‌‍‍‌‌‍ ​‌‍‌​‌ ​‍‌‍‌‌‌‍ ‍​‍‌‌​ ‌‌‌​​‍‌‌ ‌‍‍ ‌‍‌‌‌ ‍‌​‍‌‌​ ​ ‌​‌​​‍‌‌​ ​ ‌​‌​​‍‌‌​ ​‍​ ​‍​ ‌​​ ‌‌​ ‌‍‌‍​‌‌‍‌‌‌‍‌​​ ​​​ ‌ ​ ​‍​ ​​​ ‌ ​ ​ ​‍‌‌​ ​‍​ ​‍​‍‌‌​ ‌‌‌​‌​​‍ ‍‌ ‌​‌‍‌‌‌ ‍​‌ ‌​​ ‌‍​‍‌‍​‌‌ ​ ‌‍‌‌‌‌‌‌‌ ​‍‌‍ ​​ ‌‌‍‍​‌ ‌​‌ ‌​‌ ​​​‍‌‌​ ​ ‌​​‌​‍‌‌​ ​‍‌​‌‍​‍‌‌​ ​‍‌​‌‍‌‍ ​‌‍ ‌‍​ ‌‍​‌‌‍ ​‌‍‍​‌‍ ‌ ​ ‌ ‌​​‍‌‌​ ​ ‌​​‌​ ​ ​ ​ ​ ​ ​ ​ ​‍‌‍‌‍‍‌‌‍‌​​ ‌​ ‌‍‌‍‌‍​ ‍​​ ​​​ ​‌‌‍‌‍​ ​‌‌‍​ ​‍ ‌‌‍​ ​ ‌‌‌‍​‌​ ​ ​‍ ‌​ ‌​​ ​​​ ‌‍​ ​​​‍ ‌​ ‍‌​ ‌‌‌‍​‌​ ​​​‍ ‌​ ‌‍​ ‌​​ ‌​​ ‌‌‌‍​‍​ ​‍​ ‌ ‌‍​‌​ ​‌​ ​‍​ ​‍‌‍​‌​‍‌‍‌ ‌​‌ ‍‌‌ ​​‌‍‌‌​ ‌‌‍​‍‌‍ ​‌‍ ‌‍‌ ‌‌​​‌‍ ‌ ​ ‌ ‌​​‍‌‍‌ ​​‌‍​‌‌ ‌​‌‍‍​​ ‌‌‍​ ‌‍ ‌‍ ‍‌ ‌​‌‍‌‌‌‍ ‍‌ ‌​​‍‌‌​ ‌‌‌​​‍‌‌ ‌‍‍ ‌‍‌‌‌ ‍‌​‍‌‌​ ​ ‌​‌​​‍‌‌​ ​ ‌​‌​​‍‌‌​ ​‍​ ​‍‌‍‌​​ ‌‌‌‍​ ​ ‍​‌‍​‍​ ​​​ ​​‌‍​‌‌‍‌‍​ ‌​‌‍‌​‌‍​ ​‍‌‌​ ​‍​ ​‍​‍‌‌​ ‌‌‌​‌​​‍ ‍‌‍​ ‌‍‍​‌‍‍‌‌‍ ​‌‍‌​‌ ​‍‌‍‌‌‌‍ ‍​‍‌‌​ ‌‌‌​​‍‌‌ ‌‍‍ ‌‍‌‌‌ ‍‌​‍‌‌​ ​ ‌​‌​​‍‌‌​ ​ ‌​‌​​‍‌‌​ ​‍​ ​‍​ ‌​​ ‌‌​ ‌‍‌‍​‌‌‍‌‌‌‍‌​​ ​​​ ‌ ​ ​‍​ ​​​ ‌ ​ ​ ​‍‌‌​ ​‍​ ​‍​‍‌‌​ ‌‌‌​‌​​‍ ‍‌ ‌​‌‍‌‌‌ ‍​‌ ‌​​‍‌‍‌ ​​‌‍‌‌‌ ​‍‌ ​ ‌ ​​‌‍‌‌‌‍​ ‌ ‌​‌‍‍‌‌ ‌‍‌‍‌‌​ ‌‌ ​​‌ ‌‌‌‍​‍‌‍ ​‌‍‍‌‌ ​ ‌‍‍​‌‍‌‌‌‍‌​​‍​‍‌ ‌Stay up-to-
date with company news, industry
insights, and career opportunities.​​​​‌ ‍ ​‍​‍‌‍ ‌ ​‍‌‍‍‌‌‍‌ ‌‍‍‌‌‍ ‍​‍​‍​ ‍‍​‍​‍‌ ​ ‌‍​‌‌‍ ‍‌‍‍‌‌ ‌​‌ ‍‌​‍ ‍‌‍‍‌‌‍ ​‍​‍​‍ ​​‍​‍‌‍‍​‌ ​‍‌‍‌‌‌‍‌‍​‍​‍​ ‍‍​‍​‍‌‍‍​‌ ‌​‌ ‌​‌ ​​​ ‍‍​‍ ​‍ ‌‍ ​‌‍ ‌‍​ ‌‍​‌‌‍ ​‌‍‍​‌‍ ‌ ​ ‌ ‌​​ ‍‍​ ​ ​ ​ ​ ​ ​ ​ ​‍ ‌‍‍‌‌‍ ‍‌ ‌​‌‍‌‌‌‍ ‍‌ ‌​​‍ ‌‍‌‌‌‍‌​‌‍‍‌‌ ‌​​‍ ‌‍ ‌‌‍ ‌‍‌​‌‍‌‌​ ‌‌ ​​‌ ​‍‌‍‌‌‌ ​ ‌‍‌‌‌‍ ‍‌ ‌​‌‍​‌‌ ‌​‌‍‍‌‌‍ ‌‍ ‍​ ‍ ‌‍‍‌‌‍‌​​ ‌​ ‌‍‌‍‌‍​ ‍​​ ​​​ ​‌‌‍‌‍​ ​‌‌‍​ ​‍ ‌‌‍​ ​ ‌‌‌‍​‌​ ​ ​‍ ‌​ ‌​​ ​​​ ‌‍​ ​​​‍ ‌​ ‍‌​ ‌‌‌‍​‌​ ​​​‍ ‌​ ‌‍​ ‌​​ ‌​​ ‌‌‌‍​‍​ ​‍​ ‌ ‌‍​‌​ ​‌​ ​‍​ ​‍‌‍​‌​ ‍ ‌ ‌​‌ ‍‌‌ ​​‌‍‌‌​ ‌‌‍​‍‌‍ ​‌‍ ‌‍‌ ‌‌​​‌‍ ‌ ​ ‌ ‌​​ ‍ ‌ ​​‌‍​‌‌ ‌​‌‍‍​​ ‌‌‍​ ‌‍ ‌‍ ‍‌ ‌​‌‍‌‌‌‍ ‍‌ ‌​​‍‌‌​ ‌‌‌​​‍‌‌ ‌‍‍ ‌‍‌‌‌ ‍‌​‍‌‌​ ​ ‌​‌​​‍‌‌​ ​ ‌​‌​​‍‌‌​ ​‍​ ​‍‌‍‌​​ ‌‌‌‍​ ​ ‍​‌‍​‍​ ​​​ ​​‌‍​‌‌‍‌‍​ ‌​‌‍‌​‌‍​ ​‍‌‌​ ​‍​ ​‍​‍‌‌​ ‌‌‌​‌​​‍ ‍‌‍​ ‌‍‍​‌‍‍‌‌‍ ​‌‍‌​‌ ​‍‌‍‌‌‌‍ ‍​‍‌‌​ ‌‌‌​​‍‌‌ ‌‍‍ ‌‍‌‌‌ ‍‌​‍‌‌​ ​ ‌​‌​​‍‌‌​ ​ ‌​‌​​‍‌‌​ ​‍​ ​‍​ ‍​​ ‌​​ ‌‌‌‍‌‍​ ‌ ​ ‌‌‌‍​‌​ ‌​​ ‌ ​ ‌​‌‍​ ‌‍​ ​‍‌‌​ ​‍​ ​‍​‍‌‌​ ‌‌‌​‌​​‍ ‍‌ ‌​‌‍‌‌‌ ‍​‌ ‌​​ ‌‍​‍‌‍​‌‌ ​ ‌‍‌‌‌‌‌‌‌ ​‍‌‍ ​​ ‌‌‍‍​‌ ‌​‌ ‌​‌ ​​​‍‌‌​ ​ ‌​​‌​‍‌‌​ ​‍‌​‌‍​‍‌‌​ ​‍‌​‌‍‌‍ ​‌‍ ‌‍​ ‌‍​‌‌‍ ​‌‍‍​‌‍ ‌ ​ ‌ ‌​​‍‌‌​ ​ ‌​​‌​ ​ ​ ​ ​ ​ ​ ​ ​‍‌‍‌‍‍‌‌‍‌​​ ‌​ ‌‍‌‍‌‍​ ‍​​ ​​​ ​‌‌‍‌‍​ ​‌‌‍​ ​‍ ‌‌‍​ ​ ‌‌‌‍​‌​ ​ ​‍ ‌​ ‌​​ ​​​ ‌‍​ ​​​‍ ‌​ ‍‌​ ‌‌‌‍​‌​ ​​​‍ ‌​ ‌‍​ ‌​​ ‌​​ ‌‌‌‍​‍​ ​‍​ ‌ ‌‍​‌​ ​‌​ ​‍​ ​‍‌‍​‌​‍‌‍‌ ‌​‌ ‍‌‌ ​​‌‍‌‌​ ‌‌‍​‍‌‍ ​‌‍ ‌‍‌ ‌‌​​‌‍ ‌ ​ ‌ ‌​​‍‌‍‌ ​​‌‍​‌‌ ‌​‌‍‍​​ ‌‌‍​ ‌‍ ‌‍ ‍‌ ‌​‌‍‌‌‌‍ ‍‌ ‌​​‍‌‌​ ‌‌‌​​‍‌‌ ‌‍‍ ‌‍‌‌‌ ‍‌​‍‌‌​ ​ ‌​‌​​‍‌‌​ ​ ‌​‌​​‍‌‌​ ​‍​ ​‍‌‍‌​​ ‌‌‌‍​ ​ ‍​‌‍​‍​ ​​​ ​​‌‍​‌‌‍‌‍​ ‌​‌‍‌​‌‍​ ​‍‌‌​ ​‍​ ​‍​‍‌‌​ ‌‌‌​‌​​‍ ‍‌‍​ ‌‍‍​‌‍‍‌‌‍ ​‌‍‌​‌ ​‍‌‍‌‌‌‍ ‍​‍‌‌​ ‌‌‌​​‍‌‌ ‌‍‍ ‌‍‌‌‌ ‍‌​‍‌‌​ ​ ‌​‌​​‍‌‌​ ​ ‌​‌​​‍‌‌​ ​‍​ ​‍​ ‍​​ ‌​​ ‌‌‌‍‌‍​ ‌ ​ ‌‌‌‍​‌​ ‌​​ ‌ ​ ‌​‌‍​ ‌‍​ ​‍‌‌​ ​‍​ ​‍​‍‌‌​ ‌‌‌​‌​​‍ ‍‌ ‌​‌‍‌‌‌ ‍​‌ ‌​​‍‌‍‌ ​​‌‍‌‌‌ ​‍‌ ​ ‌ ​​‌‍‌‌‌‍​ ‌ ‌​‌‍‍‌‌ ‌‍‌‍‌‌​ ‌‌ ​​‌ ‌‌‌‍​‍‌‍ ​‌‍‍‌‌ ​ ‌‍‍​‌‍‌‌‌‍‌​​‍​‍‌ ‌
Sign up for email/blog updates:​​​​‌ ‍ ​‍​‍‌‍ ‌ ​‍‌‍‍‌‌‍‌ ‌‍‍‌‌‍ ‍​‍​‍​ ‍‍​‍​‍‌ ​ ‌‍​‌‌‍ ‍‌‍‍‌‌ ‌​‌ ‍‌​‍ ‍‌‍‍‌‌‍ ​‍​‍​‍ ​​‍​‍‌‍‍​‌ ​‍‌‍‌‌‌‍‌‍​‍​‍​ ‍‍​‍​‍‌‍‍​‌ ‌​‌ ‌​‌ ​​​ ‍‍​‍ ​‍ ‌‍ ​‌‍ ‌‍​ ‌‍​‌‌‍ ​‌‍‍​‌‍ ‌ ​ ‌ ‌​​ ‍‍​ ​ ​ ​ ​ ​ ​ ​ ​‍ ‌‍‍‌‌‍ ‍‌ ‌​‌‍‌‌‌‍ ‍‌ ‌​​‍ ‌‍‌‌‌‍‌​‌‍‍‌‌ ‌​​‍ ‌‍ ‌‌‍ ‌‍‌​‌‍‌‌​ ‌‌ ​​‌ ​‍‌‍‌‌‌ ​ ‌‍‌‌‌‍ ‍‌ ‌​‌‍​‌‌ ‌​‌‍‍‌‌‍ ‌‍ ‍​ ‍ ‌‍‍‌‌‍‌​​ ‌​ ‌‍‌‍‌‍​ ‍​​ ​​​ ​‌‌‍‌‍​ ​‌‌‍​ ​‍ ‌‌‍​ ​ ‌‌‌‍​‌​ ​ ​‍ ‌​ ‌​​ ​​​ ‌‍​ ​​​‍ ‌​ ‍‌​ ‌‌‌‍​‌​ ​​​‍ ‌​ ‌‍​ ‌​​ ‌​​ ‌‌‌‍​‍​ ​‍​ ‌ ‌‍​‌​ ​‌​ ​‍​ ​‍‌‍​‌​ ‍ ‌ ‌​‌ ‍‌‌ ​​‌‍‌‌​ ‌‌‍​‍‌‍ ​‌‍ ‌‍‌ ‌‌​​‌‍ ‌ ​ ‌ ‌​​ ‍ ‌ ​​‌‍​‌‌ ‌​‌‍‍​​ ‌‌‍​ ‌‍ ‌‍ ‍‌ ‌​‌‍‌‌‌‍ ‍‌ ‌​​‍‌‌​ ‌‌‌​​‍‌‌ ‌‍‍ ‌‍‌‌‌ ‍‌​‍‌‌​ ​ ‌​‌​​‍‌‌​ ​ ‌​‌​​‍‌‌​ ​‍​ ​‍​ ‌​​ ​​​ ‍‌‌‍​‌​ ‍​​ ‌​​ ​​‌‍‌‍‌‍​ ​ ‌​​ ‍​‌‍‌‍​‍‌‌​ ​‍​ ​‍​‍‌‌​ ‌‌‌​‌​​‍ ‍‌‍​ ‌‍‍​‌‍‍‌‌‍ ​‌‍‌​‌ ​‍‌‍‌‌‌‍ ‍​‍‌‌​ ‌‌‌​​‍‌‌ ‌‍‍ ‌‍‌‌‌ ‍‌​‍‌‌​ ​ ‌​‌​​‍‌‌​ ​ ‌​‌​​‍‌‌​ ​‍​ ​‍​ ​‍‌‍‌‍‌‍‌‌​ ‌ ​ ​ ​ ​‍​ ‌‍‌‍​ ‌‍​‌‌‍​‌​ ‍‌​ ‍‌​‍‌‌​ ​‍​ ​‍​‍‌‌​ ‌‌‌​‌​​‍ ‍‌ ‌​‌‍‌‌‌ ‍​‌ ‌​​ ‌‍​‍‌‍​‌‌ ​ ‌‍‌‌‌‌‌‌‌ ​‍‌‍ ​​ ‌‌‍‍​‌ ‌​‌ ‌​‌ ​​​‍‌‌​ ​ ‌​​‌​‍‌‌​ ​‍‌​‌‍​‍‌‌​ ​‍‌​‌‍‌‍ ​‌‍ ‌‍​ ‌‍​‌‌‍ ​‌‍‍​‌‍ ‌ ​ ‌ ‌​​‍‌‌​ ​ ‌​​‌​ ​ ​ ​ ​ ​ ​ ​ ​‍‌‍‌‍‍‌‌‍‌​​ ‌​ ‌‍‌‍‌‍​ ‍​​ ​​​ ​‌‌‍‌‍​ ​‌‌‍​ ​‍ ‌‌‍​ ​ ‌‌‌‍​‌​ ​ ​‍ ‌​ ‌​​ ​​​ ‌‍​ ​​​‍ ‌​ ‍‌​ ‌‌‌‍​‌​ ​​​‍ ‌​ ‌‍​ ‌​​ ‌​​ ‌‌‌‍​‍​ ​‍​ ‌ ‌‍​‌​ ​‌​ ​‍​ ​‍‌‍​‌​‍‌‍‌ ‌​‌ ‍‌‌ ​​‌‍‌‌​ ‌‌‍​‍‌‍ ​‌‍ ‌‍‌ ‌‌​​‌‍ ‌ ​ ‌ ‌​​‍‌‍‌ ​​‌‍​‌‌ ‌​‌‍‍​​ ‌‌‍​ ‌‍ ‌‍ ‍‌ ‌​‌‍‌‌‌‍ ‍‌ ‌​​‍‌‌​ ‌‌‌​​‍‌‌ ‌‍‍ ‌‍‌‌‌ ‍‌​‍‌‌​ ​ ‌​‌​​‍‌‌​ ​ ‌​‌​​‍‌‌​ ​‍​ ​‍​ ‌​​ ​​​ ‍‌‌‍​‌​ ‍​​ ‌​​ ​​‌‍‌‍‌‍​ ​ ‌​​ ‍​‌‍‌‍​‍‌‌​ ​‍​ ​‍​‍‌‌​ ‌‌‌​‌​​‍ ‍‌‍​ ‌‍‍​‌‍‍‌‌‍ ​‌‍‌​‌ ​‍‌‍‌‌‌‍ ‍​‍‌‌​ ‌‌‌​​‍‌‌ ‌‍‍ ‌‍‌‌‌ ‍‌​‍‌‌​ ​ ‌​‌​​‍‌‌​ ​ ‌​‌​​‍‌‌​ ​‍​ ​‍​ ​‍‌‍‌‍‌‍‌‌​ ‌ ​ ​ ​ ​‍​ ‌‍‌‍​ ‌‍​‌‌‍​‌​ ‍‌​ ‍‌​‍‌‌​ ​‍​ ​‍​‍‌‌​ ‌‌‌​‌​​‍ ‍‌ ‌​‌‍‌‌‌ ‍​‌ ‌​​‍‌‍‌ ​​‌‍‌‌‌ ​‍‌ ​ ‌ ​​‌‍‌‌‌‍​ ‌ ‌​‌‍‍‌‌ ‌‍‌‍‌‌​ ‌‌ ​​‌ ‌‌‌‍​‍‌‍ ​‌‍‍‌‌ ​ ‌‍‍​‌‍‌‌‌‍‌​​‍​‍‌ ‌Be
the first to receive our latest content
and announcements.​​​​‌ ‍ ​‍​‍‌‍ ‌ ​‍‌‍‍‌‌‍‌ ‌‍‍‌‌‍ ‍​‍​‍​ ‍‍​‍​‍‌ ​ ‌‍​‌‌‍ ‍‌‍‍‌‌ ‌​‌ ‍‌​‍ ‍‌‍‍‌‌‍ ​‍​‍​‍ ​​‍​‍‌‍‍​‌ ​‍‌‍‌‌‌‍‌‍​‍​‍​ ‍‍​‍​‍‌‍‍​‌ ‌​‌ ‌​‌ ​​​ ‍‍​‍ ​‍ ‌‍ ​‌‍ ‌‍​ ‌‍​‌‌‍ ​‌‍‍​‌‍ ‌ ​ ‌ ‌​​ ‍‍​ ​ ​ ​ ​ ​ ​ ​ ​‍ ‌‍‍‌‌‍ ‍‌ ‌​‌‍‌‌‌‍ ‍‌ ‌​​‍ ‌‍‌‌‌‍‌​‌‍‍‌‌ ‌​​‍ ‌‍ ‌‌‍ ‌‍‌​‌‍‌‌​ ‌‌ ​​‌ ​‍‌‍‌‌‌ ​ ‌‍‌‌‌‍ ‍‌ ‌​‌‍​‌‌ ‌​‌‍‍‌‌‍ ‌‍ ‍​ ‍ ‌‍‍‌‌‍‌​​ ‌​ ‌‍‌‍‌‍​ ‍​​ ​​​ ​‌‌‍‌‍​ ​‌‌‍​ ​‍ ‌‌‍​ ​ ‌‌‌‍​‌​ ​ ​‍ ‌​ ‌​​ ​​​ ‌‍​ ​​​‍ ‌​ ‍‌​ ‌‌‌‍​‌​ ​​​‍ ‌​ ‌‍​ ‌​​ ‌​​ ‌‌‌‍​‍​ ​‍​ ‌ ‌‍​‌​ ​‌​ ​‍​ ​‍‌‍​‌​ ‍ ‌ ‌​‌ ‍‌‌ ​​‌‍‌‌​ ‌‌‍​‍‌‍ ​‌‍ ‌‍‌ ‌‌​​‌‍ ‌ ​ ‌ ‌​​ ‍ ‌ ​​‌‍​‌‌ ‌​‌‍‍​​ ‌‌‍​ ‌‍ ‌‍ ‍‌ ‌​‌‍‌‌‌‍ ‍‌ ‌​​‍‌‌​ ‌‌‌​​‍‌‌ ‌‍‍ ‌‍‌‌‌ ‍‌​‍‌‌​ ​ ‌​‌​​‍‌‌​ ​ ‌​‌​​‍‌‌​ ​‍​ ​‍​ ‌​​ ​​​ ‍‌‌‍​‌​ ‍​​ ‌​​ ​​‌‍‌‍‌‍​ ​ ‌​​ ‍​‌‍‌‍​‍‌‌​ ​‍​ ​‍​‍‌‌​ ‌‌‌​‌​​‍ ‍‌‍​ ‌‍‍​‌‍‍‌‌‍ ​‌‍‌​‌ ​‍‌‍‌‌‌‍ ‍​‍‌‌​ ‌‌‌​​‍‌‌ ‌‍‍ ‌‍‌‌‌ ‍‌​‍‌‌​ ​ ‌​‌​​‍‌‌​ ​ ‌​‌​​‍‌‌​ ​‍​ ​‍​ ‌ ‌‍‌​​ ​‌​ ‌​​ ​‌​ ​‍​ ​ ​ ‌‌‌‍‌‌‌‍‌​​ ‌​​ ‍‌​‍‌‌​ ​‍​ ​‍​‍‌‌​ ‌‌‌​‌​​‍ ‍‌ ‌​‌‍‌‌‌ ‍​‌ ‌​​ ‌‍​‍‌‍​‌‌ ​ ‌‍‌‌‌‌‌‌‌ ​‍‌‍ ​​ ‌‌‍‍​‌ ‌​‌ ‌​‌ ​​​‍‌‌​ ​ ‌​​‌​‍‌‌​ ​‍‌​‌‍​‍‌‌​ ​‍‌​‌‍‌‍ ​‌‍ ‌‍​ ‌‍​‌‌‍ ​‌‍‍​‌‍ ‌ ​ ‌ ‌​​‍‌‌​ ​ ‌​​‌​ ​ ​ ​ ​ ​ ​ ​ ​‍‌‍‌‍‍‌‌‍‌​​ ‌​ ‌‍‌‍‌‍​ ‍​​ ​​​ ​‌‌‍‌‍​ ​‌‌‍​ ​‍ ‌‌‍​ ​ ‌‌‌‍​‌​ ​ ​‍ ‌​ ‌​​ ​​​ ‌‍​ ​​​‍ ‌​ ‍‌​ ‌‌‌‍​‌​ ​​​‍ ‌​ ‌‍​ ‌​​ ‌​​ ‌‌‌‍​‍​ ​‍​ ‌ ‌‍​‌​ ​‌​ ​‍​ ​‍‌‍​‌​‍‌‍‌ ‌​‌ ‍‌‌ ​​‌‍‌‌​ ‌‌‍​‍‌‍ ​‌‍ ‌‍‌ ‌‌​​‌‍ ‌ ​ ‌ ‌​​‍‌‍‌ ​​‌‍​‌‌ ‌​‌‍‍​​ ‌‌‍​ ‌‍ ‌‍ ‍‌ ‌​‌‍‌‌‌‍ ‍‌ ‌​​‍‌‌​ ‌‌‌​​‍‌‌ ‌‍‍ ‌‍‌‌‌ ‍‌​‍‌‌​ ​ ‌​‌​​‍‌‌​ ​ ‌​‌​​‍‌‌​ ​‍​ ​‍​ ‌​​ ​​​ ‍‌‌‍​‌​ ‍​​ ‌​​ ​​‌‍‌‍‌‍​ ​ ‌​​ ‍​‌‍‌‍​‍‌‌​ ​‍​ ​‍​‍‌‌​ ‌‌‌​‌​​‍ ‍‌‍​ ‌‍‍​‌‍‍‌‌‍ ​‌‍‌​‌ ​‍‌‍‌‌‌‍ ‍​‍‌‌​ ‌‌‌​​‍‌‌ ‌‍‍ ‌‍‌‌‌ ‍‌​‍‌‌​ ​ ‌​‌​​‍‌‌​ ​ ‌​‌​​‍‌‌​ ​‍​ ​‍​ ‌ ‌‍‌​​ ​‌​ ‌​​ ​‌​ ​‍​ ​ ​ ‌‌‌‍‌‌‌‍‌​​ ‌​​ ‍‌​‍‌‌​ ​‍​ ​‍​‍‌‌​ ‌‌‌​‌​​‍ ‍‌ ‌​‌‍‌‌‌ ‍​‌ ‌​​‍‌‍‌ ​​‌‍‌‌‌ ​‍‌ ​ ‌ ​​‌‍‌‌‌‍​ ‌ ‌​‌‍‍‌‌ ‌‍‌‍‌‌​ ‌‌ ​​‌ ‌‌‌‍​‍‌‍ ​‌‍‍‌‌ ​ ‌‍‍​‌‍‌‌‌‍‌​​‍​‍‌ ‌
Attend upcoming events:​​​​‌ ‍ ​‍​‍‌‍ ‌ ​‍‌‍‍‌‌‍‌ ‌‍‍‌‌‍ ‍​‍​‍​ ‍‍​‍​‍‌ ​ ‌‍​‌‌‍ ‍‌‍‍‌‌ ‌​‌ ‍‌​‍ ‍‌‍‍‌‌‍ ​‍​‍​‍ ​​‍​‍‌‍‍​‌ ​‍‌‍‌‌‌‍‌‍​‍​‍​ ‍‍​‍​‍‌‍‍​‌ ‌​‌ ‌​‌ ​​​ ‍‍​‍ ​‍ ‌‍ ​‌‍ ‌‍​ ‌‍​‌‌‍ ​‌‍‍​‌‍ ‌ ​ ‌ ‌​​ ‍‍​ ​ ​ ​ ​ ​ ​ ​ ​‍ ‌‍‍‌‌‍ ‍‌ ‌​‌‍‌‌‌‍ ‍‌ ‌​​‍ ‌‍‌‌‌‍‌​‌‍‍‌‌ ‌​​‍ ‌‍ ‌‌‍ ‌‍‌​‌‍‌‌​ ‌‌ ​​‌ ​‍‌‍‌‌‌ ​ ‌‍‌‌‌‍ ‍‌ ‌​‌‍​‌‌ ‌​‌‍‍‌‌‍ ‌‍ ‍​ ‍ ‌‍‍‌‌‍‌​​ ‌​ ‌‍‌‍‌‍​ ‍​​ ​​​ ​‌‌‍‌‍​ ​‌‌‍​ ​‍ ‌‌‍​ ​ ‌‌‌‍​‌​ ​ ​‍ ‌​ ‌​​ ​​​ ‌‍​ ​​​‍ ‌​ ‍‌​ ‌‌‌‍​‌​ ​​​‍ ‌​ ‌‍​ ‌​​ ‌​​ ‌‌‌‍​‍​ ​‍​ ‌ ‌‍​‌​ ​‌​ ​‍​ ​‍‌‍​‌​ ‍ ‌ ‌​‌ ‍‌‌ ​​‌‍‌‌​ ‌‌‍​‍‌‍ ​‌‍ ‌‍‌ ‌‌​​‌‍ ‌ ​ ‌ ‌​​ ‍ ‌ ​​‌‍​‌‌ ‌​‌‍‍​​ ‌‌‍​ ‌‍ ‌‍ ‍‌ ‌​‌‍‌‌‌‍ ‍‌ ‌​​‍‌‌​ ‌‌‌​​‍‌‌ ‌‍‍ ‌‍‌‌‌ ‍‌​‍‌‌​ ​ ‌​‌​​‍‌‌​ ​ ‌​‌​​‍‌‌​ ​‍​ ​‍‌‍‌‌​ ‌ ​ ‌​​ ​‌​ ‌‍​ ‍​​ ‌‍‌‍​‌​ ‍‌​ ‌ ​ ‌​​ ‌‌​‍‌‌​ ​‍​ ​‍​‍‌‌​ ‌‌‌​‌​​‍ ‍‌‍​ ‌‍‍​‌‍‍‌‌‍ ​‌‍‌​‌ ​‍‌‍‌‌‌‍ ‍​‍‌‌​ ‌‌‌​​‍‌‌ ‌‍‍ ‌‍‌‌‌ ‍‌​‍‌‌​ ​ ‌​‌​​‍‌‌​ ​ ‌​‌​​‍‌‌​ ​‍​ ​‍​ ‍​‌‍‌​‌‍​ ​ ‌‌‌‍‌‌‌‍​‌‌‍​‌​ ​‌​ ​‍‌‍‌‌​ ‌‍​ ​ ​‍‌‌​ ​‍​ ​‍​‍‌‌​ ‌‌‌​‌​​‍ ‍‌ ‌​‌‍‌‌‌ ‍​‌ ‌​​ ‌‍​‍‌‍​‌‌ ​ ‌‍‌‌‌‌‌‌‌ ​‍‌‍ ​​ ‌‌‍‍​‌ ‌​‌ ‌​‌ ​​​‍‌‌​ ​ ‌​​‌​‍‌‌​ ​‍‌​‌‍​‍‌‌​ ​‍‌​‌‍‌‍ ​‌‍ ‌‍​ ‌‍​‌‌‍ ​‌‍‍​‌‍ ‌ ​ ‌ ‌​​‍‌‌​ ​ ‌​​‌​ ​ ​ ​ ​ ​ ​ ​ ​‍‌‍‌‍‍‌‌‍‌​​ ‌​ ‌‍‌‍‌‍​ ‍​​ ​​​ ​‌‌‍‌‍​ ​‌‌‍​ ​‍ ‌‌‍​ ​ ‌‌‌‍​‌​ ​ ​‍ ‌​ ‌​​ ​​​ ‌‍​ ​​​‍ ‌​ ‍‌​ ‌‌‌‍​‌​ ​​​‍ ‌​ ‌‍​ ‌​​ ‌​​ ‌‌‌‍​‍​ ​‍​ ‌ ‌‍​‌​ ​‌​ ​‍​ ​‍‌‍​‌​‍‌‍‌ ‌​‌ ‍‌‌ ​​‌‍‌‌​ ‌‌‍​‍‌‍ ​‌‍ ‌‍‌ ‌‌​​‌‍ ‌ ​ ‌ ‌​​‍‌‍‌ ​​‌‍​‌‌ ‌​‌‍‍​​ ‌‌‍​ ‌‍ ‌‍ ‍‌ ‌​‌‍‌‌‌‍ ‍‌ ‌​​‍‌‌​ ‌‌‌​​‍‌‌ ‌‍‍ ‌‍‌‌‌ ‍‌​‍‌‌​ ​ ‌​‌​​‍‌‌​ ​ ‌​‌​​‍‌‌​ ​‍​ ​‍‌‍‌‌​ ‌ ​ ‌​​ ​‌​ ‌‍​ ‍​​ ‌‍‌‍​‌​ ‍‌​ ‌ ​ ‌​​ ‌‌​‍‌‌​ ​‍​ ​‍​‍‌‌​ ‌‌‌​‌​​‍ ‍‌‍​ ‌‍‍​‌‍‍‌‌‍ ​‌‍‌​‌ ​‍‌‍‌‌‌‍ ‍​‍‌‌​ ‌‌‌​​‍‌‌ ‌‍‍ ‌‍‌‌‌ ‍‌​‍‌‌​ ​ ‌​‌​​‍‌‌​ ​ ‌​‌​​‍‌‌​ ​‍​ ​‍​ ‍​‌‍‌​‌‍​ ​ ‌‌‌‍‌‌‌‍​‌‌‍​‌​ ​‌​ ​‍‌‍‌‌​ ‌‍​ ​ ​‍‌‌​ ​‍​ ​‍​‍‌‌​ ‌‌‌​‌​​‍ ‍‌ ‌​‌‍‌‌‌ ‍​‌ ‌​​‍‌‍‌ ​​‌‍‌‌‌ ​‍‌ ​ ‌ ​​‌‍‌‌‌‍​ ‌ ‌​‌‍‍‌‌ ‌‍‌‍‌‌​ ‌‌ ​​‌ ‌‌‌‍​‍‌‍ ​‌‍‍‌‌ ​ ‌‍‍​‌‍‌‌‌‍‌​​‍​‍‌ ‌Keep an eye
out for information on future events
where you can connect with our team
and learn more about our solutions.​​​​‌ ‍ ​‍​‍‌‍ ‌ ​‍‌‍‍‌‌‍‌ ‌‍‍‌‌‍ ‍​‍​‍​ ‍‍​‍​‍‌ ​ ‌‍​‌‌‍ ‍‌‍‍‌‌ ‌​‌ ‍‌​‍ ‍‌‍‍‌‌‍ ​‍​‍​‍ ​​‍​‍‌‍‍​‌ ​‍‌‍‌‌‌‍‌‍​‍​‍​ ‍‍​‍​‍‌‍‍​‌ ‌​‌ ‌​‌ ​​​ ‍‍​‍ ​‍ ‌‍ ​‌‍ ‌‍​ ‌‍​‌‌‍ ​‌‍‍​‌‍ ‌ ​ ‌ ‌​​ ‍‍​ ​ ​ ​ ​ ​ ​ ​ ​‍ ‌‍‍‌‌‍ ‍‌ ‌​‌‍‌‌‌‍ ‍‌ ‌​​‍ ‌‍‌‌‌‍‌​‌‍‍‌‌ ‌​​‍ ‌‍ ‌‌‍ ‌‍‌​‌‍‌‌​ ‌‌ ​​‌ ​‍‌‍‌‌‌ ​ ‌‍‌‌‌‍ ‍‌ ‌​‌‍​‌‌ ‌​‌‍‍‌‌‍ ‌‍ ‍​ ‍ ‌‍‍‌‌‍‌​​ ‌​ ‌‍‌‍‌‍​ ‍​​ ​​​ ​‌‌‍‌‍​ ​‌‌‍​ ​‍ ‌‌‍​ ​ ‌‌‌‍​‌​ ​ ​‍ ‌​ ‌​​ ​​​ ‌‍​ ​​​‍ ‌​ ‍‌​ ‌‌‌‍​‌​ ​​​‍ ‌​ ‌‍​ ‌​​ ‌​​ ‌‌‌‍​‍​ ​‍​ ‌ ‌‍​‌​ ​‌​ ​‍​ ​‍‌‍​‌​ ‍ ‌ ‌​‌ ‍‌‌ ​​‌‍‌‌​ ‌‌‍​‍‌‍ ​‌‍ ‌‍‌ ‌‌​​‌‍ ‌ ​ ‌ ‌​​ ‍ ‌ ​​‌‍​‌‌ ‌​‌‍‍​​ ‌‌‍​ ‌‍ ‌‍ ‍‌ ‌​‌‍‌‌‌‍ ‍‌ ‌​​‍‌‌​ ‌‌‌​​‍‌‌ ‌‍‍ ‌‍‌‌‌ ‍‌​‍‌‌​ ​ ‌​‌​​‍‌‌​ ​ ‌​‌​​‍‌‌​ ​‍​ ​‍‌‍‌‌​ ‌ ​ ‌​​ ​‌​ ‌‍​ ‍​​ ‌‍‌‍​‌​ ‍‌​ ‌ ​ ‌​​ ‌‌​‍‌‌​ ​‍​ ​‍​‍‌‌​ ‌‌‌​‌​​‍ ‍‌‍​ ‌‍‍​‌‍‍‌‌‍ ​‌‍‌​‌ ​‍‌‍‌‌‌‍ ‍​‍‌‌​ ‌‌‌​​‍‌‌ ‌‍‍ ‌‍‌‌‌ ‍‌​‍‌‌​ ​ ‌​‌​​‍‌‌​ ​ ‌​‌​​‍‌‌​ ​‍​ ​‍‌‍‌​‌‍‌‌​ ​‍‌‍‌‌​ ‌‍​ ​​‌‍​ ​ ‌​​ ‌‌‌‍​‍‌‍‌‍‌‍‌​​‍‌‌​ ​‍​ ​‍​‍‌‌​ ‌‌‌​‌​​‍ ‍‌ ‌​‌‍‌‌‌ ‍​‌ ‌​​ ‌‍​‍‌‍​‌‌ ​ ‌‍‌‌‌‌‌‌‌ ​‍‌‍ ​​ ‌‌‍‍​‌ ‌​‌ ‌​‌ ​​​‍‌‌​ ​ ‌​​‌​‍‌‌​ ​‍‌​‌‍​‍‌‌​ ​‍‌​‌‍‌‍ ​‌‍ ‌‍​ ‌‍​‌‌‍ ​‌‍‍​‌‍ ‌ ​ ‌ ‌​​‍‌‌​ ​ ‌​​‌​ ​ ​ ​ ​ ​ ​ ​ ​‍‌‍‌‍‍‌‌‍‌​​ ‌​ ‌‍‌‍‌‍​ ‍​​ ​​​ ​‌‌‍‌‍​ ​‌‌‍​ ​‍ ‌‌‍​ ​ ‌‌‌‍​‌​ ​ ​‍ ‌​ ‌​​ ​​​ ‌‍​ ​​​‍ ‌​ ‍‌​ ‌‌‌‍​‌​ ​​​‍ ‌​ ‌‍​ ‌​​ ‌​​ ‌‌‌‍​‍​ ​‍​ ‌ ‌‍​‌​ ​‌​ ​‍​ ​‍‌‍​‌​‍‌‍‌ ‌​‌ ‍‌‌ ​​‌‍‌‌​ ‌‌‍​‍‌‍ ​‌‍ ‌‍‌ ‌‌​​‌‍ ‌ ​ ‌ ‌​​‍‌‍‌ ​​‌‍​‌‌ ‌​‌‍‍​​ ‌‌‍​ ‌‍ ‌‍ ‍‌ ‌​‌‍‌‌‌‍ ‍‌ ‌​​‍‌‌​ ‌‌‌​​‍‌‌ ‌‍‍ ‌‍‌‌‌ ‍‌​‍‌‌​ ​ ‌​‌​​‍‌‌​ ​ ‌​‌​​‍‌‌​ ​‍​ ​‍‌‍‌‌​ ‌ ​ ‌​​ ​‌​ ‌‍​ ‍​​ ‌‍‌‍​‌​ ‍‌​ ‌ ​ ‌​​ ‌‌​‍‌‌​ ​‍​ ​‍​‍‌‌​ ‌‌‌​‌​​‍ ‍‌‍​ ‌‍‍​‌‍‍‌‌‍ ​‌‍‌​‌ ​‍‌‍‌‌‌‍ ‍​‍‌‌​ ‌‌‌​​‍‌‌ ‌‍‍ ‌‍‌‌‌ ‍‌​‍‌‌​ ​ ‌​‌​​‍‌‌​ ​ ‌​‌​​‍‌‌​ ​‍​ ​‍‌‍‌​‌‍‌‌​ ​‍‌‍‌‌​ ‌‍​ ​​‌‍​ ​ ‌​​ ‌‌‌‍​‍‌‍‌‍‌‍‌​​‍‌‌​ ​‍​ ​‍​‍‌‌​ ‌‌‌​‌​​‍ ‍‌ ‌​‌‍‌‌‌ ‍​‌ ‌​​‍‌‍‌ ​​‌‍‌‌‌ ​‍‌ ​ ‌ ​​‌‍‌‌‌‍​ ‌ ‌​‌‍‍‌‌ ‌‍‌‍‌‌​ ‌‌ ​​‌ ‌‌‌‍​‍‌‍ ​‌‍‍‌‌ ​ ‌‍‍​‌‍‌‌‌‍‌​​‍​‍‌ ‌
Request a demo​​​​‌ ‍ ​‍​‍‌‍ ‌ ​‍‌‍‍‌‌‍‌ ‌‍‍‌‌‍ ‍​‍​‍​ ‍‍​‍​‍‌ ​ ‌‍​‌‌‍ ‍‌‍‍‌‌ ‌​‌ ‍‌​‍ ‍‌‍‍‌‌‍ ​‍​‍​‍ ​​‍​‍‌‍‍​‌ ​‍‌‍‌‌‌‍‌‍​‍​‍​ ‍‍​‍​‍‌‍‍​‌ ‌​‌ ‌​‌ ​​​ ‍‍​‍ ​‍ ‌‍ ​‌‍ ‌‍​ ‌‍​‌‌‍ ​‌‍‍​‌‍ ‌ ​ ‌ ‌​​ ‍‍​ ​ ​ ​ ​ ​ ​ ​ ​‍ ‌‍‍‌‌‍ ‍‌ ‌​‌‍‌‌‌‍ ‍‌ ‌​​‍ ‌‍‌‌‌‍‌​‌‍‍‌‌ ‌​​‍ ‌‍ ‌‌‍ ‌‍‌​‌‍‌‌​ ‌‌ ​​‌ ​‍‌‍‌‌‌ ​ ‌‍‌‌‌‍ ‍‌ ‌​‌‍​‌‌ ‌​‌‍‍‌‌‍ ‌‍ ‍​ ‍ ‌‍‍‌‌‍‌​​ ‌​ ‌‍‌‍‌‍​ ‍​​ ​​​ ​‌‌‍‌‍​ ​‌‌‍​ ​‍ ‌‌‍​ ​ ‌‌‌‍​‌​ ​ ​‍ ‌​ ‌​​ ​​​ ‌‍​ ​​​‍ ‌​ ‍‌​ ‌‌‌‍​‌​ ​​​‍ ‌​ ‌‍​ ‌​​ ‌​​ ‌‌‌‍​‍​ ​‍​ ‌ ‌‍​‌​ ​‌​ ​‍​ ​‍‌‍​‌​ ‍ ‌ ‌​‌ ‍‌‌ ​​‌‍‌‌​ ‌‌‍​‍‌‍ ​‌‍ ‌‍‌ ‌‌​​‌‍ ‌ ​ ‌ ‌​​ ‍ ‌ ​​‌‍​‌‌ ‌​‌‍‍​​ ‌‌‍​ ‌‍ ‌‍ ‍‌ ‌​‌‍‌‌‌‍ ‍‌ ‌​​‍‌‌​ ‌‌‌​​‍‌‌ ‌‍‍ ‌‍‌‌‌ ‍‌​‍‌‌​ ​ ‌​‌​​‍‌‌​ ​ ‌​‌​​‍‌‌​ ​‍​ ​‍‌‍‌‌​ ‌​​ ‍‌​ ​‍‌‍​ ‌‍​ ‌‍‌‌‌‍​‌‌‍‌‌‌‍​ ‌‍‌‍​ ​‌​‍‌‌​ ​‍​ ​‍​‍‌‌​ ‌‌‌​‌​​‍ ‍‌‍​ ‌‍‍​‌‍‍‌‌‍ ​‌‍‌​‌ ​‍‌‍‌‌‌‍ ‍​‍‌‌​ ‌‌‌​​‍‌‌ ‌‍‍ ‌‍‌‌‌ ‍‌​‍‌‌​ ​ ‌​‌​​‍‌‌​ ​ ‌​‌​​‍‌‌​ ​‍​ ​‍​ ​‌‌‍‌‍​ ‌ ‌‍​‌​ ​ ​ ‌‌‌‍‌‌​ ‌‍​ ‌ ​ ‍‌‌‍‌‍​ ‌‍​‍‌‌​ ​‍​ ​‍​‍‌‌​ ‌‌‌​‌​​‍ ‍‌ ‌​‌‍‌‌‌ ‍​‌ ‌​​ ‌‍​‍‌‍​‌‌ ​ ‌‍‌‌‌‌‌‌‌ ​‍‌‍ ​​ ‌‌‍‍​‌ ‌​‌ ‌​‌ ​​​‍‌‌​ ​ ‌​​‌​‍‌‌​ ​‍‌​‌‍​‍‌‌​ ​‍‌​‌‍‌‍ ​‌‍ ‌‍​ ‌‍​‌‌‍ ​‌‍‍​‌‍ ‌ ​ ‌ ‌​​‍‌‌​ ​ ‌​​‌​ ​ ​ ​ ​ ​ ​ ​ ​‍‌‍‌‍‍‌‌‍‌​​ ‌​ ‌‍‌‍‌‍​ ‍​​ ​​​ ​‌‌‍‌‍​ ​‌‌‍​ ​‍ ‌‌‍​ ​ ‌‌‌‍​‌​ ​ ​‍ ‌​ ‌​​ ​​​ ‌‍​ ​​​‍ ‌​ ‍‌​ ‌‌‌‍​‌​ ​​​‍ ‌​ ‌‍​ ‌​​ ‌​​ ‌‌‌‍​‍​ ​‍​ ‌ ‌‍​‌​ ​‌​ ​‍​ ​‍‌‍​‌​‍‌‍‌ ‌​‌ ‍‌‌ ​​‌‍‌‌​ ‌‌‍​‍‌‍ ​‌‍ ‌‍‌ ‌‌​​‌‍ ‌ ​ ‌ ‌​​‍‌‍‌ ​​‌‍​‌‌ ‌​‌‍‍​​ ‌‌‍​ ‌‍ ‌‍ ‍‌ ‌​‌‍‌‌‌‍ ‍‌ ‌​​‍‌‌​ ‌‌‌​​‍‌‌ ‌‍‍ ‌‍‌‌‌ ‍‌​‍‌‌​ ​ ‌​‌​​‍‌‌​ ​ ‌​‌​​‍‌‌​ ​‍​ ​‍‌‍‌‌​ ‌​​ ‍‌​ ​‍‌‍​ ‌‍​ ‌‍‌‌‌‍​‌‌‍‌‌‌‍​ ‌‍‌‍​ ​‌​‍‌‌​ ​‍​ ​‍​‍‌‌​ ‌‌‌​‌​​‍ ‍‌‍​ ‌‍‍​‌‍‍‌‌‍ ​‌‍‌​‌ ​‍‌‍‌‌‌‍ ‍​‍‌‌​ ‌‌‌​​‍‌‌ ‌‍‍ ‌‍‌‌‌ ‍‌​‍‌‌​ ​ ‌​‌​​‍‌‌​ ​ ‌​‌​​‍‌‌​ ​‍​ ​‍​ ​‌‌‍‌‍​ ‌ ‌‍​‌​ ​ ​ ‌‌‌‍‌‌​ ‌‍​ ‌ ​ ‍‌‌‍‌‍​ ‌‍​‍‌‌​ ​‍​ ​‍​‍‌‌​ ‌‌‌​‌​​‍ ‍‌ ‌​‌‍‌‌‌ ‍​‌ ‌​​‍‌‍‌ ​​‌‍‌‌‌ ​‍‌ ​ ‌ ​​‌‍‌‌‌‍​ ‌ ‌​‌‍‍‌‌ ‌‍‌‍‌‌​ ‌‌ ​​‌ ‌‌‌‍​‍‌‍ ​‌‍‍‌‌ ​ ‌‍‍​‌‍‌‌‌‍‌​​‍​‍‌ ‌:​​​​‌ ‍ ​‍​‍‌‍ ‌ ​‍‌‍‍‌‌‍‌ ‌‍‍‌‌‍ ‍​‍​‍​ ‍‍​‍​‍‌ ​ ‌‍​‌‌‍ ‍‌‍‍‌‌ ‌​‌ ‍‌​‍ ‍‌‍‍‌‌‍ ​‍​‍​‍ ​​‍​‍‌‍‍​‌ ​‍‌‍‌‌‌‍‌‍​‍​‍​ ‍‍​‍​‍‌‍‍​‌ ‌​‌ ‌​‌ ​​​ ‍‍​‍ ​‍ ‌‍ ​‌‍ ‌‍​ ‌‍​‌‌‍ ​‌‍‍​‌‍ ‌ ​ ‌ ‌​​ ‍‍​ ​ ​ ​ ​ ​ ​ ​ ​‍ ‌‍‍‌‌‍ ‍‌ ‌​‌‍‌‌‌‍ ‍‌ ‌​​‍ ‌‍‌‌‌‍‌​‌‍‍‌‌ ‌​​‍ ‌‍ ‌‌‍ ‌‍‌​‌‍‌‌​ ‌‌ ​​‌ ​‍‌‍‌‌‌ ​ ‌‍‌‌‌‍ ‍‌ ‌​‌‍​‌‌ ‌​‌‍‍‌‌‍ ‌‍ ‍​ ‍ ‌‍‍‌‌‍‌​​ ‌​ ‌‍‌‍‌‍​ ‍​​ ​​​ ​‌‌‍‌‍​ ​‌‌‍​ ​‍ ‌‌‍​ ​ ‌‌‌‍​‌​ ​ ​‍ ‌​ ‌​​ ​​​ ‌‍​ ​​​‍ ‌​ ‍‌​ ‌‌‌‍​‌​ ​​​‍ ‌​ ‌‍​ ‌​​ ‌​​ ‌‌‌‍​‍​ ​‍​ ‌ ‌‍​‌​ ​‌​ ​‍​ ​‍‌‍​‌​ ‍ ‌ ‌​‌ ‍‌‌ ​​‌‍‌‌​ ‌‌‍​‍‌‍ ​‌‍ ‌‍‌ ‌‌​​‌‍ ‌ ​ ‌ ‌​​ ‍ ‌ ​​‌‍​‌‌ ‌​‌‍‍​​ ‌‌‍​ ‌‍ ‌‍ ‍‌ ‌​‌‍‌‌‌‍ ‍‌ ‌​​‍‌‌​ ‌‌‌​​‍‌‌ ‌‍‍ ‌‍‌‌‌ ‍‌​‍‌‌​ ​ ‌​‌​​‍‌‌​ ​ ‌​‌​​‍‌‌​ ​‍​ ​‍‌‍‌‌​ ‌​​ ‍‌​ ​‍‌‍​ ‌‍​ ‌‍‌‌‌‍​‌‌‍‌‌‌‍​ ‌‍‌‍​ ​‌​‍‌‌​ ​‍​ ​‍​‍‌‌​ ‌‌‌​‌​​‍ ‍‌‍​ ‌‍‍​‌‍‍‌‌‍ ​‌‍‌​‌ ​‍‌‍‌‌‌‍ ‍​‍‌‌​ ‌‌‌​​‍‌‌ ‌‍‍ ‌‍‌‌‌ ‍‌​‍‌‌​ ​ ‌​‌​​‍‌‌​ ​ ‌​‌​​‍‌‌​ ​‍​ ​‍​ ​‌‌‍​‍‌‍​‍​ ‌ ​ ​‍​ ​​​ ​ ‌‍‌‍‌‍‌‌​ ‍​‌‍‌‌​ ‍‌​‍‌‌​ ​‍​ ​‍​‍‌‌​ ‌‌‌​‌​​‍ ‍‌ ‌​‌‍‌‌‌ ‍​‌ ‌​​ ‌‍​‍‌‍​‌‌ ​ ‌‍‌‌‌‌‌‌‌ ​‍‌‍ ​​ ‌‌‍‍​‌ ‌​‌ ‌​‌ ​​​‍‌‌​ ​ ‌​​‌​‍‌‌​ ​‍‌​‌‍​‍‌‌​ ​‍‌​‌‍‌‍ ​‌‍ ‌‍​ ‌‍​‌‌‍ ​‌‍‍​‌‍ ‌ ​ ‌ ‌​​‍‌‌​ ​ ‌​​‌​ ​ ​ ​ ​ ​ ​ ​ ​‍‌‍‌‍‍‌‌‍‌​​ ‌​ ‌‍‌‍‌‍​ ‍​​ ​​​ ​‌‌‍‌‍​ ​‌‌‍​ ​‍ ‌‌‍​ ​ ‌‌‌‍​‌​ ​ ​‍ ‌​ ‌​​ ​​​ ‌‍​ ​​​‍ ‌​ ‍‌​ ‌‌‌‍​‌​ ​​​‍ ‌​ ‌‍​ ‌​​ ‌​​ ‌‌‌‍​‍​ ​‍​ ‌ ‌‍​‌​ ​‌​ ​‍​ ​‍‌‍​‌​‍‌‍‌ ‌​‌ ‍‌‌ ​​‌‍‌‌​ ‌‌‍​‍‌‍ ​‌‍ ‌‍‌ ‌‌​​‌‍ ‌ ​ ‌ ‌​​‍‌‍‌ ​​‌‍​‌‌ ‌​‌‍‍​​ ‌‌‍​ ‌‍ ‌‍ ‍‌ ‌​‌‍‌‌‌‍ ‍‌ ‌​​‍‌‌​ ‌‌‌​​‍‌‌ ‌‍‍ ‌‍‌‌‌ ‍‌​‍‌‌​ ​ ‌​‌​​‍‌‌​ ​ ‌​‌​​‍‌‌​ ​‍​ ​‍‌‍‌‌​ ‌​​ ‍‌​ ​‍‌‍​ ‌‍​ ‌‍‌‌‌‍​‌‌‍‌‌‌‍​ ‌‍‌‍​ ​‌​‍‌‌​ ​‍​ ​‍​‍‌‌​ ‌‌‌​‌​​‍ ‍‌‍​ ‌‍‍​‌‍‍‌‌‍ ​‌‍‌​‌ ​‍‌‍‌‌‌‍ ‍​‍‌‌​ ‌‌‌​​‍‌‌ ‌‍‍ ‌‍‌‌‌ ‍‌​‍‌‌​ ​ ‌​‌​​‍‌‌​ ​ ‌​‌​​‍‌‌​ ​‍​ ​‍​ ​‌‌‍​‍‌‍​‍​ ‌ ​ ​‍​ ​​​ ​ ‌‍‌‍‌‍‌‌​ ‍​‌‍‌‌​ ‍‌​‍‌‌​ ​‍​ ​‍​‍‌‌​ ‌‌‌​‌​​‍ ‍‌ ‌​‌‍‌‌‌ ‍​‌ ‌​​‍‌‍‌ ​​‌‍‌‌‌ ​‍‌ ​ ‌ ​​‌‍‌‌‌‍​ ‌ ‌​‌‍‍‌‌ ‌‍‌‍‌‌​ ‌‌ ​​‌ ‌‌‌‍​‍‌‍ ​‌‍‍‌‌ ​ ‌‍‍​‌‍‌‌‌‍‌​​‍​‍‌ ‌Ready to see how
Candid Health can transform your
RCM? Reach out for a personalized